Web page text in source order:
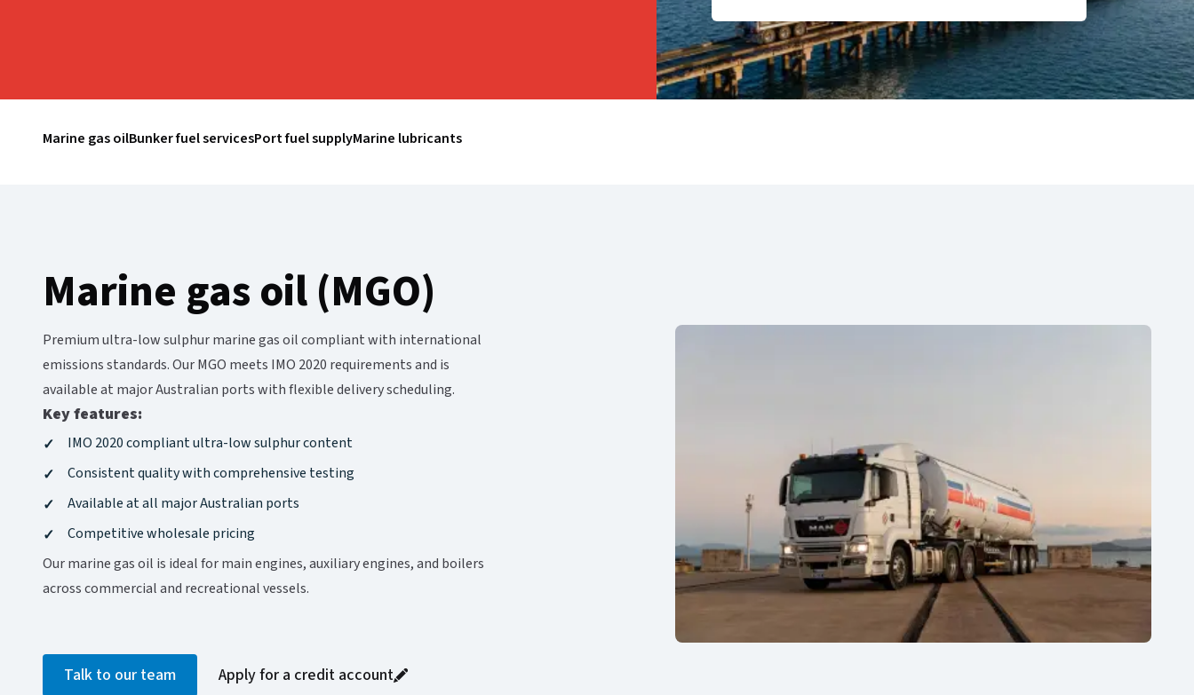
Marine gas oil​​​​‌ ‍ ​‍​‍‌‍ ‌ ​‍‌‍‍‌‌‍‌ ‌‍‍‌‌‍ ‍​‍​‍​ ‍‍​‍​‍‌ ​ ‌‍​‌‌‍ ‍‌‍‍‌‌ ‌​‌ ‍‌​‍ ‍‌‍‍‌‌‍ ​‍​‍​‍ ​​‍​‍‌‍‍​‌ ​‍‌‍‌‌‌‍‌‍​‍​‍​ ‍‍​‍​‍‌‍‍​‌ ‌​‌ ‌​‌ ​​‌ ​ ​ ‍‍​‍ ​‍ ‌‍ ​‌‍‍‌‌‍​‍‌‍‌‌‌ ​‍‌ ‌​‌ ‍‌​‍ ‌‌ ​ ‌ ‌​‌ ‌‌‌‍‌​‌‍‍‌‌‍ ​‍ ‍‌ ‌‍‌‍‌‌‌ ​‍‌‍​ ‌‍‌‌‌‍ ​​‍ ‍‌‍​‌‌ ​​‌ ​​​‍ ‌‍‍‌‌‍ ‍‌ ‌​‌‍‌‌‌‍ ‍‌ ‌​​‍ ‌‍‌‌‌‍‌​‌‍‍‌‌ ‌​​‍ ‌‍ ‌‌‍ ‌‍‌​‌‍‌‌​ ‌‌ ​​‌ ​‍‌‍‌‌‌ ​ ‌‍‌‌‌‍ ‍‌ ‌​‌‍​‌‌ ‌​‌‍‍‌‌‍ ‌‍ ‍​ ‍ ‌‍‍‌‌‍‌​​ ‌‌‍‌​‌‍​ ​ ‌​​ ‌​​ ‍‌​ ‌ ​ ​‍​ ​‍​‍ ‌​ ​ ​ ‌ ​ ​ ​ ​​​‍ ‌​ ‌​‌‍‌​‌‍‌‌‌‍​ ​‍ ‌‌‍​‍​ ​‌​ ​ ‌‍‌​​‍ ‌‌‍‌‍‌‍​‌​ ​ ‌‍‌‍​ ​‌‌‍​‍‌‍​‌‌‍​ ​ ‍​​ ‌ ‌‍​ ​ ​‍​ ‍ ‌ ‌​‌ ‍‌‌ ​​‌‍‌‌​ ‌‌ ​​‌‍​‌‌‍‌ ‌‍‌‌​ ‍ ‌ ​​‌‍​‌‌ ‌​‌‍‍​​ ‌‌ ​​‌‍​‌‌‍‌ ‌‍‌‌‌​​‍‌ ‌‌‌‍‍‌‌‍ ​‌‍‌​‌‍‌‌‌ ​‍​‍‌‌​ ‌‌‌​​‍‌‌ ‌‍‍ ‌‍‌‌‌ ‍‌​‍‌‌​ ​ ‌​‌​​‍‌‌​ ​ ‌​‌​​‍‌‌​ ​‍​ ​‍​ ​ ‌‍​‍​ ​​​ ‍‌​ ‍​‌‍‌‍​ ​‍​ ‍‌‌‍​ ​ ‌ ​ ​‍‌‍​ ​‍‌‌​ ​‍​ ​‍​‍‌‌​ ‌‌‌​‌​​‍ ‍‌‍​‌‌‍ ‍‌‍​ ‌‍‍​‌‍ ‌ ​‍‌ ​ ​‍‌‌​ ‌‌‌​​‍‌‌ ‌‍‍ ‌‍‌‌‌ ‍‌​‍‌‌​ ​ ‌​‌​​‍‌‌​ ​ ‌​‌​​‍‌‌​ ​‍​ ​‍​ ‌‍​ ​​‌‍​‍‌‍​‌‌‍‌​​ ‌‌​ ‍‌​ ‌ ​ ‌‌‌‍‌​​ ‌‍​ ‍‌​‍‌‌​ ​‍​ ​‍​‍‌‌​ ‌‌‌​‌​​‍ ‍‌ ‌​‌‍‍‌‌ ‌​‌‍ ​‌‍‌‌​ ‌‍​‍‌‍​‌‌ ​ ‌‍‌‌‌‌‌‌‌ ​‍‌‍ ​​ ‌‌‍‍​‌ ‌​‌ ‌​‌ ​​‌ ​ ​‍‌‌​ ​ ‌​​‌​‍‌‌​ ​‍‌​‌‍​‍‌‌​ ​‍‌​‌‍‌‍ ​‌‍‍‌‌‍​‍‌‍‌‌‌ ​‍‌ ‌​‌ ‍‌​‍ ‌‌ ​ ‌ ‌​‌ ‌‌‌‍‌​‌‍‍‌‌‍ ​‍ ‍‌ ‌‍‌‍‌‌‌ ​‍‌‍​ ‌‍‌‌‌‍ ​​‍ ‍‌‍​‌‌ ​​‌ ​​​‍‌‍‌‍‍‌‌‍‌​​ ‌‌‍‌​‌‍​ ​ ‌​​ ‌​​ ‍‌​ ‌ ​ ​‍​ ​‍​‍ ‌​ ​ ​ ‌ ​ ​ ​ ​​​‍ ‌​ ‌​‌‍‌​‌‍‌‌‌‍​ ​‍ ‌‌‍​‍​ ​‌​ ​ ‌‍‌​​‍ ‌‌‍‌‍‌‍​‌​ ​ ‌‍‌‍​ ​‌‌‍​‍‌‍​‌‌‍​ ​ ‍​​ ‌ ‌‍​ ​ ​‍​‍‌‍‌ ‌​‌ ‍‌‌ ​​‌‍‌‌​ ‌‌ ​​‌‍​‌‌‍‌ ‌‍‌‌​‍‌‍‌ ​​‌‍​‌‌ ‌​‌‍‍​​ ‌‌ ​​‌‍​‌‌‍‌ ‌‍‌‌‌​​‍‌ ‌‌‌‍‍‌‌‍ ​‌‍‌​‌‍‌‌‌ ​‍​‍‌‌​ ‌‌‌​​‍‌‌ ‌‍‍ ‌‍‌‌‌ ‍‌​‍‌‌​ ​ ‌​‌​​‍‌‌​ ​ ‌​‌​​‍‌‌​ ​‍​ ​‍​ ​ ‌‍​‍​ ​​​ ‍‌​ ‍​‌‍‌‍​ ​‍​ ‍‌‌‍​ ​ ‌ ​ ​‍‌‍​ ​‍‌‌​ ​‍​ ​‍​‍‌‌​ ‌‌‌​‌​​‍ ‍‌‍​‌‌‍ ‍‌‍​ ‌‍‍​‌‍ ‌ ​‍‌ ​ ​‍‌‌​ ‌‌‌​​‍‌‌ ‌‍‍ ‌‍‌‌‌ ‍‌​‍‌‌​ ​ ‌​‌​​‍‌‌​ ​ ‌​‌​​‍‌‌​ ​‍​ ​‍​ ‌‍​ ​​‌‍​‍‌‍​‌‌‍‌​​ ‌‌​ ‍‌​ ‌ ​ ‌‌‌‍‌​​ ‌‍​ ‍‌​‍‌‌​ ​‍​ ​‍​‍‌‌​ ‌‌‌​‌​​‍ ‍‌ ‌​‌‍‍‌‌ ‌​‌‍ ​‌‍‌‌​‍‌‍‌ ​​‌‍‌‌‌ ​‍‌ ​ ‌ ​​‌‍‌‌‌‍​ ‌ ‌​‌‍‍‌‌ ‌‍‌‍‌‌​ ‌‌ ​​‌ ‌‌‌‍​‍‌‍ ​‌‍‍‌‌ ​ ‌‍‍​‌‍‌‌‌‍‌​​‍​‍‌ ‌Bunker fuel services​​​​‌ ‍ ​‍​‍‌‍ ‌ ​‍‌‍‍‌‌‍‌ ‌‍‍‌‌‍ ‍​‍​‍​ ‍‍​‍​‍‌ ​ ‌‍​‌‌‍ ‍‌‍‍‌‌ ‌​‌ ‍‌​‍ ‍‌‍‍‌‌‍ ​‍​‍​‍ ​​‍​‍‌‍‍​‌ ​‍‌‍‌‌‌‍‌‍​‍​‍​ ‍‍​‍​‍‌‍‍​‌ ‌​‌ ‌​‌ ​​‌ ​ ​ ‍‍​‍ ​‍ ‌‍ ​‌‍‍‌‌‍​‍‌‍‌‌‌ ​‍‌ ‌​‌ ‍‌​‍ ‌‌ ​ ‌ ‌​‌ ‌‌‌‍‌​‌‍‍‌‌‍ ​‍ ‍‌ ‌‍‌‍‌‌‌ ​‍‌‍​ ‌‍‌‌‌‍ ​​‍ ‍‌‍​‌‌ ​​‌ ​​​‍ ‌‍‍‌‌‍ ‍‌ ‌​‌‍‌‌‌‍ ‍‌ ‌​​‍ ‌‍‌‌‌‍‌​‌‍‍‌‌ ‌​​‍ ‌‍ ‌‌‍ ‌‍‌​‌‍‌‌​ ‌‌ ​​‌ ​‍‌‍‌‌‌ ​ ‌‍‌‌‌‍ ‍‌ ‌​‌‍​‌‌ ‌​‌‍‍‌‌‍ ‌‍ ‍​ ‍ ‌‍‍‌‌‍‌​​ ‌‌‍‌​‌‍​ ​ ‌​​ ‌​​ ‍‌​ ‌ ​ ​‍​ ​‍​‍ ‌​ ​ ​ ‌ ​ ​ ​ ​​​‍ ‌​ ‌​‌‍‌​‌‍‌‌‌‍​ ​‍ ‌‌‍​‍​ ​‌​ ​ ‌‍‌​​‍ ‌‌‍‌‍‌‍​‌​ ​ ‌‍‌‍​ ​‌‌‍​‍‌‍​‌‌‍​ ​ ‍​​ ‌ ‌‍​ ​ ​‍​ ‍ ‌ ‌​‌ ‍‌‌ ​​‌‍‌‌​ ‌‌ ​​‌‍​‌‌‍‌ ‌‍‌‌​ ‍ ‌ ​​‌‍​‌‌ ‌​‌‍‍​​ ‌‌ ​​‌‍​‌‌‍‌ ‌‍‌‌‌​​‍‌ ‌‌‌‍‍‌‌‍ ​‌‍‌​‌‍‌‌‌ ​‍​‍‌‌​ ‌‌‌​​‍‌‌ ‌‍‍ ‌‍‌‌‌ ‍‌​‍‌‌​ ​ ‌​‌​​‍‌‌​ ​ ‌​‌​​‍‌‌​ ​‍​ ​‍​ ​ ‌‍​‍​ ​​​ ‍‌​ ‍​‌‍‌‍​ ​‍​ ‍‌‌‍​ ​ ‌ ​ ​‍‌‍​ ​‍‌‌​ ​‍​ ​‍​‍‌‌​ ‌‌‌​‌​​‍ ‍‌‍​‌‌‍ ‍‌‍​ ‌‍‍​‌‍ ‌ ​‍‌ ​ ​‍‌‌​ ‌‌‌​​‍‌‌ ‌‍‍ ‌‍‌‌‌ ‍‌​‍‌‌​ ​ ‌​‌​​‍‌‌​ ​ ‌​‌​​‍‌‌​ ​‍​ ​‍‌‍​‍​ ​‌‌‍‌‌​ ​​​ ‌​​ ‌ ​ ‌​‌‍​‍​ ‌‍​ ‍‌‌‍‌​​ ‌‍​‍‌‌​ ​‍​ ​‍​‍‌‌​ ‌‌‌​‌​​‍ ‍‌ ‌​‌‍‍‌‌ ‌​‌‍ ​‌‍‌‌​ ‌‍​‍‌‍​‌‌ ​ ‌‍‌‌‌‌‌‌‌ ​‍‌‍ ​​ ‌‌‍‍​‌ ‌​‌ ‌​‌ ​​‌ ​ ​‍‌‌​ ​ ‌​​‌​‍‌‌​ ​‍‌​‌‍​‍‌‌​ ​‍‌​‌‍‌‍ ​‌‍‍‌‌‍​‍‌‍‌‌‌ ​‍‌ ‌​‌ ‍‌​‍ ‌‌ ​ ‌ ‌​‌ ‌‌‌‍‌​‌‍‍‌‌‍ ​‍ ‍‌ ‌‍‌‍‌‌‌ ​‍‌‍​ ‌‍‌‌‌‍ ​​‍ ‍‌‍​‌‌ ​​‌ ​​​‍‌‍‌‍‍‌‌‍‌​​ ‌‌‍‌​‌‍​ ​ ‌​​ ‌​​ ‍‌​ ‌ ​ ​‍​ ​‍​‍ ‌​ ​ ​ ‌ ​ ​ ​ ​​​‍ ‌​ ‌​‌‍‌​‌‍‌‌‌‍​ ​‍ ‌‌‍​‍​ ​‌​ ​ ‌‍‌​​‍ ‌‌‍‌‍‌‍​‌​ ​ ‌‍‌‍​ ​‌‌‍​‍‌‍​‌‌‍​ ​ ‍​​ ‌ ‌‍​ ​ ​‍​‍‌‍‌ ‌​‌ ‍‌‌ ​​‌‍‌‌​ ‌‌ ​​‌‍​‌‌‍‌ ‌‍‌‌​‍‌‍‌ ​​‌‍​‌‌ ‌​‌‍‍​​ ‌‌ ​​‌‍​‌‌‍‌ ‌‍‌‌‌​​‍‌ ‌‌‌‍‍‌‌‍ ​‌‍‌​‌‍‌‌‌ ​‍​‍‌‌​ ‌‌‌​​‍‌‌ ‌‍‍ ‌‍‌‌‌ ‍‌​‍‌‌​ ​ ‌​‌​​‍‌‌​ ​ ‌​‌​​‍‌‌​ ​‍​ ​‍​ ​ ‌‍​‍​ ​​​ ‍‌​ ‍​‌‍‌‍​ ​‍​ ‍‌‌‍​ ​ ‌ ​ ​‍‌‍​ ​‍‌‌​ ​‍​ ​‍​‍‌‌​ ‌‌‌​‌​​‍ ‍‌‍​‌‌‍ ‍‌‍​ ‌‍‍​‌‍ ‌ ​‍‌ ​ ​‍‌‌​ ‌‌‌​​‍‌‌ ‌‍‍ ‌‍‌‌‌ ‍‌​‍‌‌​ ​ ‌​‌​​‍‌‌​ ​ ‌​‌​​‍‌‌​ ​‍​ ​‍‌‍​‍​ ​‌‌‍‌‌​ ​​​ ‌​​ ‌ ​ ‌​‌‍​‍​ ‌‍​ ‍‌‌‍‌​​ ‌‍​‍‌‌​ ​‍​ ​‍​‍‌‌​ ‌‌‌​‌​​‍ ‍‌ ‌​‌‍‍‌‌ ‌​‌‍ ​‌‍‌‌​‍‌‍‌ ​​‌‍‌‌‌ ​‍‌ ​ ‌ ​​‌‍‌‌‌‍​ ‌ ‌​‌‍‍‌‌ ‌‍‌‍‌‌​ ‌‌ ​​‌ ‌‌‌‍​‍‌‍ ​‌‍‍‌‌ ​ ‌‍‍​‌‍‌‌‌‍‌​​‍​‍‌ ‌Port fuel supply​​​​‌ ‍ ​‍​‍‌‍ ‌ ​‍‌‍‍‌‌‍‌ ‌‍‍‌‌‍ ‍​‍​‍​ ‍‍​‍​‍‌ ​ ‌‍​‌‌‍ ‍‌‍‍‌‌ ‌​‌ ‍‌​‍ ‍‌‍‍‌‌‍ ​‍​‍​‍ ​​‍​‍‌‍‍​‌ ​‍‌‍‌‌‌‍‌‍​‍​‍​ ‍‍​‍​‍‌‍‍​‌ ‌​‌ ‌​‌ ​​‌ ​ ​ ‍‍​‍ ​‍ ‌‍ ​‌‍‍‌‌‍​‍‌‍‌‌‌ ​‍‌ ‌​‌ ‍‌​‍ ‌‌ ​ ‌ ‌​‌ ‌‌‌‍‌​‌‍‍‌‌‍ ​‍ ‍‌ ‌‍‌‍‌‌‌ ​‍‌‍​ ‌‍‌‌‌‍ ​​‍ ‍‌‍​‌‌ ​​‌ ​​​‍ ‌‍‍‌‌‍ ‍‌ ‌​‌‍‌‌‌‍ ‍‌ ‌​​‍ ‌‍‌‌‌‍‌​‌‍‍‌‌ ‌​​‍ ‌‍ ‌‌‍ ‌‍‌​‌‍‌‌​ ‌‌ ​​‌ ​‍‌‍‌‌‌ ​ ‌‍‌‌‌‍ ‍‌ ‌​‌‍​‌‌ ‌​‌‍‍‌‌‍ ‌‍ ‍​ ‍ ‌‍‍‌‌‍‌​​ ‌‌‍‌​‌‍​ ​ ‌​​ ‌​​ ‍‌​ ‌ ​ ​‍​ ​‍​‍ ‌​ ​ ​ ‌ ​ ​ ​ ​​​‍ ‌​ ‌​‌‍‌​‌‍‌‌‌‍​ ​‍ ‌‌‍​‍​ ​‌​ ​ ‌‍‌​​‍ ‌‌‍‌‍‌‍​‌​ ​ ‌‍‌‍​ ​‌‌‍​‍‌‍​‌‌‍​ ​ ‍​​ ‌ ‌‍​ ​ ​‍​ ‍ ‌ ‌​‌ ‍‌‌ ​​‌‍‌‌​ ‌‌ ​​‌‍​‌‌‍‌ ‌‍‌‌​ ‍ ‌ ​​‌‍​‌‌ ‌​‌‍‍​​ ‌‌ ​​‌‍​‌‌‍‌ ‌‍‌‌‌​​‍‌ ‌‌‌‍‍‌‌‍ ​‌‍‌​‌‍‌‌‌ ​‍​‍‌‌​ ‌‌‌​​‍‌‌ ‌‍‍ ‌‍‌‌‌ ‍‌​‍‌‌​ ​ ‌​‌​​‍‌‌​ ​ ‌​‌​​‍‌‌​ ​‍​ ​‍​ ​ ‌‍​‍​ ​​​ ‍‌​ ‍​‌‍‌‍​ ​‍​ ‍‌‌‍​ ​ ‌ ​ ​‍‌‍​ ​‍‌‌​ ​‍​ ​‍​‍‌‌​ ‌‌‌​‌​​‍ ‍‌‍​‌‌‍ ‍‌‍​ ‌‍‍​‌‍ ‌ ​‍‌ ​ ​‍‌‌​ ‌‌‌​​‍‌‌ ‌‍‍ ‌‍‌‌‌ ‍‌​‍‌‌​ ​ ‌​‌​​‍‌‌​ ​ ‌​‌​​‍‌‌​ ​‍​ ​‍‌‍‌‌​ ‍‌‌‍​‌​ ‌ ​ ​ ‌‍‌‌​ ‍‌​ ​‌​ ‍​‌‍‌​​ ​ ​ ‌‌​‍‌‌​ ​‍​ ​‍​‍‌‌​ ‌‌‌​‌​​‍ ‍‌ ‌​‌‍‍‌‌ ‌​‌‍ ​‌‍‌‌​ ‌‍​‍‌‍​‌‌ ​ ‌‍‌‌‌‌‌‌‌ ​‍‌‍ ​​ ‌‌‍‍​‌ ‌​‌ ‌​‌ ​​‌ ​ ​‍‌‌​ ​ ‌​​‌​‍‌‌​ ​‍‌​‌‍​‍‌‌​ ​‍‌​‌‍‌‍ ​‌‍‍‌‌‍​‍‌‍‌‌‌ ​‍‌ ‌​‌ ‍‌​‍ ‌‌ ​ ‌ ‌​‌ ‌‌‌‍‌​‌‍‍‌‌‍ ​‍ ‍‌ ‌‍‌‍‌‌‌ ​‍‌‍​ ‌‍‌‌‌‍ ​​‍ ‍‌‍​‌‌ ​​‌ ​​​‍‌‍‌‍‍‌‌‍‌​​ ‌‌‍‌​‌‍​ ​ ‌​​ ‌​​ ‍‌​ ‌ ​ ​‍​ ​‍​‍ ‌​ ​ ​ ‌ ​ ​ ​ ​​​‍ ‌​ ‌​‌‍‌​‌‍‌‌‌‍​ ​‍ ‌‌‍​‍​ ​‌​ ​ ‌‍‌​​‍ ‌‌‍‌‍‌‍​‌​ ​ ‌‍‌‍​ ​‌‌‍​‍‌‍​‌‌‍​ ​ ‍​​ ‌ ‌‍​ ​ ​‍​‍‌‍‌ ‌​‌ ‍‌‌ ​​‌‍‌‌​ ‌‌ ​​‌‍​‌‌‍‌ ‌‍‌‌​‍‌‍‌ ​​‌‍​‌‌ ‌​‌‍‍​​ ‌‌ ​​‌‍​‌‌‍‌ ‌‍‌‌‌​​‍‌ ‌‌‌‍‍‌‌‍ ​‌‍‌​‌‍‌‌‌ ​‍​‍‌‌​ ‌‌‌​​‍‌‌ ‌‍‍ ‌‍‌‌‌ ‍‌​‍‌‌​ ​ ‌​‌​​‍‌‌​ ​ ‌​‌​​‍‌‌​ ​‍​ ​‍​ ​ ‌‍​‍​ ​​​ ‍‌​ ‍​‌‍‌‍​ ​‍​ ‍‌‌‍​ ​ ‌ ​ ​‍‌‍​ ​‍‌‌​ ​‍​ ​‍​‍‌‌​ ‌‌‌​‌​​‍ ‍‌‍​‌‌‍ ‍‌‍​ ‌‍‍​‌‍ ‌ ​‍‌ ​ ​‍‌‌​ ‌‌‌​​‍‌‌ ‌‍‍ ‌‍‌‌‌ ‍‌​‍‌‌​ ​ ‌​‌​​‍‌‌​ ​ ‌​‌​​‍‌‌​ ​‍​ ​‍‌‍‌‌​ ‍‌‌‍​‌​ ‌ ​ ​ ‌‍‌‌​ ‍‌​ ​‌​ ‍​‌‍‌​​ ​ ​ ‌‌​‍‌‌​ ​‍​ ​‍​‍‌‌​ ‌‌‌​‌​​‍ ‍‌ ‌​‌‍‍‌‌ ‌​‌‍ ​‌‍‌‌​‍‌‍‌ ​​‌‍‌‌‌ ​‍‌ ​ ‌ ​​‌‍‌‌‌‍​ ‌ ‌​‌‍‍‌‌ ‌‍‌‍‌‌​ ‌‌ ​​‌ ‌‌‌‍​‍‌‍ ​‌‍‍‌‌ ​ ‌‍‍​‌‍‌‌‌‍‌​​‍​‍‌ ‌Marine lubricants​​​​‌ ‍ ​‍​‍‌‍ ‌ ​‍‌‍‍‌‌‍‌ ‌‍‍‌‌‍ ‍​‍​‍​ ‍‍​‍​‍‌ ​ ‌‍​‌‌‍ ‍‌‍‍‌‌ ‌​‌ ‍‌​‍ ‍‌‍‍‌‌‍ ​‍​‍​‍ ​​‍​‍‌‍‍​‌ ​‍‌‍‌‌‌‍‌‍​‍​‍​ ‍‍​‍​‍‌‍‍​‌ ‌​‌ ‌​‌ ​​‌ ​ ​ ‍‍​‍ ​‍ ‌‍ ​‌‍‍‌‌‍​‍‌‍‌‌‌ ​‍‌ ‌​‌ ‍‌​‍ ‌‌ ​ ‌ ‌​‌ ‌‌‌‍‌​‌‍‍‌‌‍ ​‍ ‍‌ ‌‍‌‍‌‌‌ ​‍‌‍​ ‌‍‌‌‌‍ ​​‍ ‍‌‍​‌‌ ​​‌ ​​​‍ ‌‍‍‌‌‍ ‍‌ ‌​‌‍‌‌‌‍ ‍‌ ‌​​‍ ‌‍‌‌‌‍‌​‌‍‍‌‌ ‌​​‍ ‌‍ ‌‌‍ ‌‍‌​‌‍‌‌​ ‌‌ ​​‌ ​‍‌‍‌‌‌ ​ ‌‍‌‌‌‍ ‍‌ ‌​‌‍​‌‌ ‌​‌‍‍‌‌‍ ‌‍ ‍​ ‍ ‌‍‍‌‌‍‌​​ ‌‌‍‌​‌‍​ ​ ‌​​ ‌​​ ‍‌​ ‌ ​ ​‍​ ​‍​‍ ‌​ ​ ​ ‌ ​ ​ ​ ​​​‍ ‌​ ‌​‌‍‌​‌‍‌‌‌‍​ ​‍ ‌‌‍​‍​ ​‌​ ​ ‌‍‌​​‍ ‌‌‍‌‍‌‍​‌​ ​ ‌‍‌‍​ ​‌‌‍​‍‌‍​‌‌‍​ ​ ‍​​ ‌ ‌‍​ ​ ​‍​ ‍ ‌ ‌​‌ ‍‌‌ ​​‌‍‌‌​ ‌‌ ​​‌‍​‌‌‍‌ ‌‍‌‌​ ‍ ‌ ​​‌‍​‌‌ ‌​‌‍‍​​ ‌‌ ​​‌‍​‌‌‍‌ ‌‍‌‌‌​​‍‌ ‌‌‌‍‍‌‌‍ ​‌‍‌​‌‍‌‌‌ ​‍​‍‌‌​ ‌‌‌​​‍‌‌ ‌‍‍ ‌‍‌‌‌ ‍‌​‍‌‌​ ​ ‌​‌​​‍‌‌​ ​ ‌​‌​​‍‌‌​ ​‍​ ​‍​ ​ ‌‍​‍​ ​​​ ‍‌​ ‍​‌‍‌‍​ ​‍​ ‍‌‌‍​ ​ ‌ ​ ​‍‌‍​ ​‍‌‌​ ​‍​ ​‍​‍‌‌​ ‌‌‌​‌​​‍ ‍‌‍​‌‌‍ ‍‌‍​ ‌‍‍​‌‍ ‌ ​‍‌ ​ ​‍‌‌​ ‌‌‌​​‍‌‌ ‌‍‍ ‌‍‌‌‌ ‍‌​‍‌‌​ ​ ‌​‌​​‍‌‌​ ​ ‌​‌​​‍‌‌​ ​‍​ ​‍‌‍​‌‌‍​‌​ ​​‌‍​‌​ ‍​‌‍‌‍‌‍‌‍‌‍‌‌​ ‌‍‌‍‌‌​ ‌‌‌‍‌​​‍‌‌​ ​‍​ ​‍​‍‌‌​ ‌‌‌​‌​​‍ ‍‌ ‌​‌‍‍‌‌ ‌​‌‍ ​‌‍‌‌​ ‌‍​‍‌‍​‌‌ ​ ‌‍‌‌‌‌‌‌‌ ​‍‌‍ ​​ ‌‌‍‍​‌ ‌​‌ ‌​‌ ​​‌ ​ ​‍‌‌​ ​ ‌​​‌​‍‌‌​ ​‍‌​‌‍​‍‌‌​ ​‍‌​‌‍‌‍ ​‌‍‍‌‌‍​‍‌‍‌‌‌ ​‍‌ ‌​‌ ‍‌​‍ ‌‌ ​ ‌ ‌​‌ ‌‌‌‍‌​‌‍‍‌‌‍ ​‍ ‍‌ ‌‍‌‍‌‌‌ ​‍‌‍​ ‌‍‌‌‌‍ ​​‍ ‍‌‍​‌‌ ​​‌ ​​​‍‌‍‌‍‍‌‌‍‌​​ ‌‌‍‌​‌‍​ ​ ‌​​ ‌​​ ‍‌​ ‌ ​ ​‍​ ​‍​‍ ‌​ ​ ​ ‌ ​ ​ ​ ​​​‍ ‌​ ‌​‌‍‌​‌‍‌‌‌‍​ ​‍ ‌‌‍​‍​ ​‌​ ​ ‌‍‌​​‍ ‌‌‍‌‍‌‍​‌​ ​ ‌‍‌‍​ ​‌‌‍​‍‌‍​‌‌‍​ ​ ‍​​ ‌ ‌‍​ ​ ​‍​‍‌‍‌ ‌​‌ ‍‌‌ ​​‌‍‌‌​ ‌‌ ​​‌‍​‌‌‍‌ ‌‍‌‌​‍‌‍‌ ​​‌‍​‌‌ ‌​‌‍‍​​ ‌‌ ​​‌‍​‌‌‍‌ ‌‍‌‌‌​​‍‌ ‌‌‌‍‍‌‌‍ ​‌‍‌​‌‍‌‌‌ ​‍​‍‌‌​ ‌‌‌​​‍‌‌ ‌‍‍ ‌‍‌‌‌ ‍‌​‍‌‌​ ​ ‌​‌​​‍‌‌​ ​ ‌​‌​​‍‌‌​ ​‍​ ​‍​ ​ ‌‍​‍​ ​​​ ‍‌​ ‍​‌‍‌‍​ ​‍​ ‍‌‌‍​ ​ ‌ ​ ​‍‌‍​ ​‍‌‌​ ​‍​ ​‍​‍‌‌​ ‌‌‌​‌​​‍ ‍‌‍​‌‌‍ ‍‌‍​ ‌‍‍​‌‍ ‌ ​‍‌ ​ ​‍‌‌​ ‌‌‌​​‍‌‌ ‌‍‍ ‌‍‌‌‌ ‍‌​‍‌‌​ ​ ‌​‌​​‍‌‌​ ​ ‌​‌​​‍‌‌​ ​‍​ ​‍‌‍​‌‌‍​‌​ ​​‌‍​‌​ ‍​‌‍‌‍‌‍‌‍‌‍‌‌​ ‌‍‌‍‌‌​ ‌‌‌‍‌​​‍‌‌​ ​‍​ ​‍​‍‌‌​ ‌‌‌​‌​​‍ ‍‌ ‌​‌‍‍‌‌ ‌​‌‍ ​‌‍‌‌​‍‌‍‌ ​​‌‍‌‌‌ ​‍‌ ​ ‌ ​​‌‍‌‌‌‍​ ‌ ‌​‌‍‍‌‌ ‌‍‌‍‌‌​ ‌‌ ​​‌ ‌‌‌‍​‍‌‍ ​‌‍‍‌‌ ​ ‌‍‍​‌‍‌‌‌‍‌​​‍​‍‌ ‌
Marine gas oil (MGO)​​​​‌ ‍ ​‍​‍‌‍ ‌ ​‍‌‍‍‌‌‍‌ ‌‍‍‌‌‍ ‍​‍​‍​ ‍‍​‍​‍‌ ​ ‌‍​‌‌‍ ‍‌‍‍‌‌ ‌​‌ ‍‌​‍ ‍‌‍‍‌‌‍ ​‍​‍​‍ ​​‍​‍‌‍‍​‌ ​‍‌‍‌‌‌‍‌‍​‍​‍​ ‍‍​‍​‍‌‍‍​‌ ‌​‌ ‌​‌ ​​‌ ​ ​ ‍‍​‍ ​‍ ‌‍ ​‌‍‍‌‌‍​‍‌‍‌‌‌ ​‍‌ ‌​‌ ‍‌​‍ ‌‌ ​ ‌ ‌​‌ ‌‌‌‍‌​‌‍‍‌‌‍ ​‍ ‍‌ ‌‍‌‍‌‌‌ ​‍‌‍​ ‌‍‌‌‌‍ ​​‍ ‍‌‍​‌‌ ​​‌ ​​​‍ ‌‍‍‌‌‍ ‍‌ ‌​‌‍‌‌‌‍ ‍‌ ‌​​‍ ‌‍‌‌‌‍‌​‌‍‍‌‌ ‌​​‍ ‌‍ ‌‌‍ ‌‍‌​‌‍‌‌​ ‌‌ ​​‌ ​‍‌‍‌‌‌ ​ ‌‍‌‌‌‍ ‍‌ ‌​‌‍​‌‌ ‌​‌‍‍‌‌‍ ‌‍ ‍​ ‍ ‌‍‍‌‌‍‌​​ ‌‌‍‌​‌‍​ ​ ‌​​ ‌​​ ‍‌​ ‌ ​ ​‍​ ​‍​‍ ‌​ ​ ​ ‌ ​ ​ ​ ​​​‍ ‌​ ‌​‌‍‌​‌‍‌‌‌‍​ ​‍ ‌‌‍​‍​ ​‌​ ​ ‌‍‌​​‍ ‌‌‍‌‍‌‍​‌​ ​ ‌‍‌‍​ ​‌‌‍​‍‌‍​‌‌‍​ ​ ‍​​ ‌ ‌‍​ ​ ​‍​ ‍ ‌ ‌​‌ ‍‌‌ ​​‌‍‌‌​ ‌‌ ​​‌‍​‌‌‍‌ ‌‍‌‌​ ‍ ‌ ​​‌‍​‌‌ ‌​‌‍‍​​ ‌‌ ​​‌‍​‌‌‍‌ ‌‍‌‌‌​​‍‌ ‌‌‌‍‍‌‌‍ ​‌‍‌​‌‍‌‌‌ ​‍​‍‌‌​ ‌‌‌​​‍‌‌ ‌‍‍ ‌‍‌‌‌ ‍‌​‍‌‌​ ​ ‌​‌​​‍‌‌​ ​ ‌​‌​​‍‌‌​ ​‍​ ​‍‌‍‌‌‌‍‌‍‌‍​‍‌‍‌‍​ ​ ‌‍‌​​ ​​​ ​ ​ ‌ ‌‍‌‌​ ​ ‌‍‌‍​‍‌‌​ ​‍​ ​‍​‍‌‌​ ‌‌‌​‌​​‍ ‍‌ ‌​‌‍‍‌‌ ‌​‌‍ ​‌‍‌‌​‍‌‌​ ‌‌‌​​‍‌‌ ‌‍‍ ‌‍‌‌‌ ‍‌​‍‌‌​ ​ ‌​‌​​‍‌‌​ ​ ‌​‌​​‍‌‌​ ​‍​ ​‍‌‍‌‍​ ‌​‌‍​ ‌‍‌‍​ ​ ​ ​ ​ ‌ ‌‍‌‌​ ​‌​ ‌ ‌‍‌‍​ ​​​‍‌‌​ ​‍​ ​‍​‍‌‌​ ‌‌‌​‌​​‍ ‍‌‍​ ‌‍‍​‌‍‍‌‌‍ ​‌‍‌​‌ ​‍‌‍‌‌‌‍ ‍​‍‌‌​ ‌‌‌​​‍‌‌ ‌‍‍ ‌‍‌‌‌ ‍‌​‍‌‌​ ​ ‌​‌​​‍‌‌​ ​ ‌​‌​​‍‌‌​ ​‍​ ​‍​ ‌‌​ ‍‌​ ​‌‌‍‌‍​ ​‌​ ‌ ​ ‌‍​ ‌‍‌‍​‍‌‍‌‍​ ‌​​ ‌‌​‍‌‌​ ​‍​ ​‍​‍‌‌​ ‌‌‌​‌​​‍ ‍‌ ‌​‌‍‌‌‌ ‍​‌ ‌​​ ‌‍​‍‌‍​‌‌ ​ ‌‍‌‌‌‌‌‌‌ ​‍‌‍ ​​ ‌‌‍‍​‌ ‌​‌ ‌​‌ ​​‌ ​ ​‍‌‌​ ​ ‌​​‌​‍‌‌​ ​‍‌​‌‍​‍‌‌​ ​‍‌​‌‍‌‍ ​‌‍‍‌‌‍​‍‌‍‌‌‌ ​‍‌ ‌​‌ ‍‌​‍ ‌‌ ​ ‌ ‌​‌ ‌‌‌‍‌​‌‍‍‌‌‍ ​‍ ‍‌ ‌‍‌‍‌‌‌ ​‍‌‍​ ‌‍‌‌‌‍ ​​‍ ‍‌‍​‌‌ ​​‌ ​​​‍‌‍‌‍‍‌‌‍‌​​ ‌‌‍‌​‌‍​ ​ ‌​​ ‌​​ ‍‌​ ‌ ​ ​‍​ ​‍​‍ ‌​ ​ ​ ‌ ​ ​ ​ ​​​‍ ‌​ ‌​‌‍‌​‌‍‌‌‌‍​ ​‍ ‌‌‍​‍​ ​‌​ ​ ‌‍‌​​‍ ‌‌‍‌‍‌‍​‌​ ​ ‌‍‌‍​ ​‌‌‍​‍‌‍​‌‌‍​ ​ ‍​​ ‌ ‌‍​ ​ ​‍​‍‌‍‌ ‌​‌ ‍‌‌ ​​‌‍‌‌​ ‌‌ ​​‌‍​‌‌‍‌ ‌‍‌‌​‍‌‍‌ ​​‌‍​‌‌ ‌​‌‍‍​​ ‌‌ ​​‌‍​‌‌‍‌ ‌‍‌‌‌​​‍‌ ‌‌‌‍‍‌‌‍ ​‌‍‌​‌‍‌‌‌ ​‍​‍‌‌​ ‌‌‌​​‍‌‌ ‌‍‍ ‌‍‌‌‌ ‍‌​‍‌‌​ ​ ‌​‌​​‍‌‌​ ​ ‌​‌​​‍‌‌​ ​‍​ ​‍‌‍‌‌‌‍‌‍‌‍​‍‌‍‌‍​ ​ ‌‍‌​​ ​​​ ​ ​ ‌ ‌‍‌‌​ ​ ‌‍‌‍​‍‌‌​ ​‍​ ​‍​‍‌‌​ ‌‌‌​‌​​‍ ‍‌ ‌​‌‍‍‌‌ ‌​‌‍ ​‌‍‌‌​‍‌‌​ ‌‌‌​​‍‌‌ ‌‍‍ ‌‍‌‌‌ ‍‌​‍‌‌​ ​ ‌​‌​​‍‌‌​ ​ ‌​‌​​‍‌‌​ ​‍​ ​‍‌‍‌‍​ ‌​‌‍​ ‌‍‌‍​ ​ ​ ​ ​ ‌ ‌‍‌‌​ ​‌​ ‌ ‌‍‌‍​ ​​​‍‌‌​ ​‍​ ​‍​‍‌‌​ ‌‌‌​‌​​‍ ‍‌‍​ ‌‍‍​‌‍‍‌‌‍ ​‌‍‌​‌ ​‍‌‍‌‌‌‍ ‍​‍‌‌​ ‌‌‌​​‍‌‌ ‌‍‍ ‌‍‌‌‌ ‍‌​‍‌‌​ ​ ‌​‌​​‍‌‌​ ​ ‌​‌​​‍‌‌​ ​‍​ ​‍​ ‌‌​ ‍‌​ ​‌‌‍‌‍​ ​‌​ ‌ ​ ‌‍​ ‌‍‌‍​‍‌‍‌‍​ ‌​​ ‌‌​‍‌‌​ ​‍​ ​‍​‍‌‌​ ‌‌‌​‌​​‍ ‍‌ ‌​‌‍‌‌‌ ‍​‌ ‌​​‍‌‍‌ ​​‌‍‌‌‌ ​‍‌ ​ ‌ ​​‌‍‌‌‌‍​ ‌ ‌​‌‍‍‌‌ ‌‍‌‍‌‌​ ‌‌ ​​‌ ‌‌‌‍​‍‌‍ ​‌‍‍‌‌ ​ ‌‍‍​‌‍‌‌‌‍‌​​‍​‍‌ ‌
Premium ultra-low sulphur marine gas oil compliant with international
emissions standards. Our MGO meets IMO 2020 requirements and is
available at major Australian ports with flexible delivery scheduling.​​​​‌ ‍ ​‍​‍‌‍ ‌ ​‍‌‍‍‌‌‍‌ ‌‍‍‌‌‍ ‍​‍​‍​ ‍‍​‍​‍‌ ​ ‌‍​‌‌‍ ‍‌‍‍‌‌ ‌​‌ ‍‌​‍ ‍‌‍‍‌‌‍ ​‍​‍​‍ ​​‍​‍‌‍‍​‌ ​‍‌‍‌‌‌‍‌‍​‍​‍​ ‍‍​‍​‍‌‍‍​‌ ‌​‌ ‌​‌ ​​‌ ​ ​ ‍‍​‍ ​‍ ‌‍ ​‌‍‍‌‌‍​‍‌‍‌‌‌ ​‍‌ ‌​‌ ‍‌​‍ ‌‌ ​ ‌ ‌​‌ ‌‌‌‍‌​‌‍‍‌‌‍ ​‍ ‍‌ ‌‍‌‍‌‌‌ ​‍‌‍​ ‌‍‌‌‌‍ ​​‍ ‍‌‍​‌‌ ​​‌ ​​​‍ ‌‍‍‌‌‍ ‍‌ ‌​‌‍‌‌‌‍ ‍‌ ‌​​‍ ‌‍‌‌‌‍‌​‌‍‍‌‌ ‌​​‍ ‌‍ ‌‌‍ ‌‍‌​‌‍‌‌​ ‌‌ ​​‌ ​‍‌‍‌‌‌ ​ ‌‍‌‌‌‍ ‍‌ ‌​‌‍​‌‌ ‌​‌‍‍‌‌‍ ‌‍ ‍​ ‍ ‌‍‍‌‌‍‌​​ ‌‌‍‌​‌‍​ ​ ‌​​ ‌​​ ‍‌​ ‌ ​ ​‍​ ​‍​‍ ‌​ ​ ​ ‌ ​ ​ ​ ​​​‍ ‌​ ‌​‌‍‌​‌‍‌‌‌‍​ ​‍ ‌‌‍​‍​ ​‌​ ​ ‌‍‌​​‍ ‌‌‍‌‍‌‍​‌​ ​ ‌‍‌‍​ ​‌‌‍​‍‌‍​‌‌‍​ ​ ‍​​ ‌ ‌‍​ ​ ​‍​ ‍ ‌ ‌​‌ ‍‌‌ ​​‌‍‌‌​ ‌‌ ​​‌‍​‌‌‍‌ ‌‍‌‌​ ‍ ‌ ​​‌‍​‌‌ ‌​‌‍‍​​ ‌‌ ​​‌‍​‌‌‍‌ ‌‍‌‌‌​​‍‌ ‌‌‌‍‍‌‌‍ ​‌‍‌​‌‍‌‌‌ ​‍​‍‌‌​ ‌‌‌​​‍‌‌ ‌‍‍ ‌‍‌‌‌ ‍‌​‍‌‌​ ​ ‌​‌​​‍‌‌​ ​ ‌​‌​​‍‌‌​ ​‍​ ​‍‌‍‌‌‌‍‌‍‌‍​‍‌‍‌‍​ ​ ‌‍‌​​ ​​​ ​ ​ ‌ ‌‍‌‌​ ​ ‌‍‌‍​‍‌‌​ ​‍​ ​‍​‍‌‌​ ‌‌‌​‌​​‍ ‍‌ ​‍‌‍‍‌‌‍​ ‌‍‍​‌‌‌​‌‍‌‌‌ ‍​‌ ‌​​‍‌‌​ ‌‌‌​​‍‌‌ ‌‍‍ ‌‍‌‌‌ ‍‌​‍‌‌​ ​ ‌​‌​​‍‌‌​ ​ ‌​‌​​‍‌‌​ ​‍​ ​‍​ ‍​‌‍‌‍​ ‌‍​ ‍‌​ ​‍‌‍​‌‌‍​‍​ ​ ​ ‍​​ ‍​​ ‌​‌‍​ ​‍‌‌​ ​‍​ ​‍​‍‌‌​ ‌‌‌​‌​​‍ ‍‌‍​ ‌‍‍​‌‍‍‌‌‍ ​‌‍‌​‌ ​‍‌‍‌‌‌‍ ‍​‍‌‌​ ‌‌‌​​‍‌‌ ‌‍‍ ‌‍‌‌‌ ‍‌​‍‌‌​ ​ ‌​‌​​‍‌‌​ ​ ‌​‌​​‍‌‌​ ​‍​ ​‍‌‍​ ​ ​‍​ ‌‌​ ‌ ‌‍​ ‌‍‌‌​ ‌‍​ ‍​‌‍‌‌​ ‌​​ ​‍‌‍​ ​‍‌‌​ ​‍​ ​‍​‍‌‌​ ‌‌‌​‌​​‍ ‍‌ ‌​‌‍‌‌‌ ‍​‌ ‌​​ ‌‍​‍‌‍​‌‌ ​ ‌‍‌‌‌‌‌‌‌ ​‍‌‍ ​​ ‌‌‍‍​‌ ‌​‌ ‌​‌ ​​‌ ​ ​‍‌‌​ ​ ‌​​‌​‍‌‌​ ​‍‌​‌‍​‍‌‌​ ​‍‌​‌‍‌‍ ​‌‍‍‌‌‍​‍‌‍‌‌‌ ​‍‌ ‌​‌ ‍‌​‍ ‌‌ ​ ‌ ‌​‌ ‌‌‌‍‌​‌‍‍‌‌‍ ​‍ ‍‌ ‌‍‌‍‌‌‌ ​‍‌‍​ ‌‍‌‌‌‍ ​​‍ ‍‌‍​‌‌ ​​‌ ​​​‍‌‍‌‍‍‌‌‍‌​​ ‌‌‍‌​‌‍​ ​ ‌​​ ‌​​ ‍‌​ ‌ ​ ​‍​ ​‍​‍ ‌​ ​ ​ ‌ ​ ​ ​ ​​​‍ ‌​ ‌​‌‍‌​‌‍‌‌‌‍​ ​‍ ‌‌‍​‍​ ​‌​ ​ ‌‍‌​​‍ ‌‌‍‌‍‌‍​‌​ ​ ‌‍‌‍​ ​‌‌‍​‍‌‍​‌‌‍​ ​ ‍​​ ‌ ‌‍​ ​ ​‍​‍‌‍‌ ‌​‌ ‍‌‌ ​​‌‍‌‌​ ‌‌ ​​‌‍​‌‌‍‌ ‌‍‌‌​‍‌‍‌ ​​‌‍​‌‌ ‌​‌‍‍​​ ‌‌ ​​‌‍​‌‌‍‌ ‌‍‌‌‌​​‍‌ ‌‌‌‍‍‌‌‍ ​‌‍‌​‌‍‌‌‌ ​‍​‍‌‌​ ‌‌‌​​‍‌‌ ‌‍‍ ‌‍‌‌‌ ‍‌​‍‌‌​ ​ ‌​‌​​‍‌‌​ ​ ‌​‌​​‍‌‌​ ​‍​ ​‍‌‍‌‌‌‍‌‍‌‍​‍‌‍‌‍​ ​ ‌‍‌​​ ​​​ ​ ​ ‌ ‌‍‌‌​ ​ ‌‍‌‍​‍‌‌​ ​‍​ ​‍​‍‌‌​ ‌‌‌​‌​​‍ ‍‌ ​‍‌‍‍‌‌‍​ ‌‍‍​‌‌‌​‌‍‌‌‌ ‍​‌ ‌​​‍‌‌​ ‌‌‌​​‍‌‌ ‌‍‍ ‌‍‌‌‌ ‍‌​‍‌‌​ ​ ‌​‌​​‍‌‌​ ​ ‌​‌​​‍‌‌​ ​‍​ ​‍​ ‍​‌‍‌‍​ ‌‍​ ‍‌​ ​‍‌‍​‌‌‍​‍​ ​ ​ ‍​​ ‍​​ ‌​‌‍​ ​‍‌‌​ ​‍​ ​‍​‍‌‌​ ‌‌‌​‌​​‍ ‍‌‍​ ‌‍‍​‌‍‍‌‌‍ ​‌‍‌​‌ ​‍‌‍‌‌‌‍ ‍​‍‌‌​ ‌‌‌​​‍‌‌ ‌‍‍ ‌‍‌‌‌ ‍‌​‍‌‌​ ​ ‌​‌​​‍‌‌​ ​ ‌​‌​​‍‌‌​ ​‍​ ​‍‌‍​ ​ ​‍​ ‌‌​ ‌ ‌‍​ ‌‍‌‌​ ‌‍​ ‍​‌‍‌‌​ ‌​​ ​‍‌‍​ ​‍‌‌​ ​‍​ ​‍​‍‌‌​ ‌‌‌​‌​​‍ ‍‌ ‌​‌‍‌‌‌ ‍​‌ ‌​​‍‌‍‌ ​​‌‍‌‌‌ ​‍‌ ​ ‌ ​​‌‍‌‌‌‍​ ‌ ‌​‌‍‍‌‌ ‌‍‌‍‌‌​ ‌‌ ​​‌ ‌‌‌‍​‍‌‍ ​‌‍‍‌‌ ​ ‌‍‍​‌‍‌‌‌‍‌​​‍​‍‌ ‌
Key features:​​​​‌ ‍ ​‍​‍‌‍ ‌ ​‍‌‍‍‌‌‍‌ ‌‍‍‌‌‍ ‍​‍​‍​ ‍‍​‍​‍‌ ​ ‌‍​‌‌‍ ‍‌‍‍‌‌ ‌​‌ ‍‌​‍ ‍‌‍‍‌‌‍ ​‍​‍​‍ ​​‍​‍‌‍‍​‌ ​‍‌‍‌‌‌‍‌‍​‍​‍​ ‍‍​‍​‍‌‍‍​‌ ‌​‌ ‌​‌ ​​‌ ​ ​ ‍‍​‍ ​‍ ‌‍ ​‌‍‍‌‌‍​‍‌‍‌‌‌ ​‍‌ ‌​‌ ‍‌​‍ ‌‌ ​ ‌ ‌​‌ ‌‌‌‍‌​‌‍‍‌‌‍ ​‍ ‍‌ ‌‍‌‍‌‌‌ ​‍‌‍​ ‌‍‌‌‌‍ ​​‍ ‍‌‍​‌‌ ​​‌ ​​​‍ ‌‍‍‌‌‍ ‍‌ ‌​‌‍‌‌‌‍ ‍‌ ‌​​‍ ‌‍‌‌‌‍‌​‌‍‍‌‌ ‌​​‍ ‌‍ ‌‌‍ ‌‍‌​‌‍‌‌​ ‌‌ ​​‌ ​‍‌‍‌‌‌ ​ ‌‍‌‌‌‍ ‍‌ ‌​‌‍​‌‌ ‌​‌‍‍‌‌‍ ‌‍ ‍​ ‍ ‌‍‍‌‌‍‌​​ ‌‌‍‌​‌‍​ ​ ‌​​ ‌​​ ‍‌​ ‌ ​ ​‍​ ​‍​‍ ‌​ ​ ​ ‌ ​ ​ ​ ​​​‍ ‌​ ‌​‌‍‌​‌‍‌‌‌‍​ ​‍ ‌‌‍​‍​ ​‌​ ​ ‌‍‌​​‍ ‌‌‍‌‍‌‍​‌​ ​ ‌‍‌‍​ ​‌‌‍​‍‌‍​‌‌‍​ ​ ‍​​ ‌ ‌‍​ ​ ​‍​ ‍ ‌ ‌​‌ ‍‌‌ ​​‌‍‌‌​ ‌‌ ​​‌‍​‌‌‍‌ ‌‍‌‌​ ‍ ‌ ​​‌‍​‌‌ ‌​‌‍‍​​ ‌‌ ​​‌‍​‌‌‍‌ ‌‍‌‌‌​​‍‌ ‌‌‌‍‍‌‌‍ ​‌‍‌​‌‍‌‌‌ ​‍​‍‌‌​ ‌‌‌​​‍‌‌ ‌‍‍ ‌‍‌‌‌ ‍‌​‍‌‌​ ​ ‌​‌​​‍‌‌​ ​ ‌​‌​​‍‌‌​ ​‍​ ​‍‌‍‌‌‌‍‌‍‌‍​‍‌‍‌‍​ ​ ‌‍‌​​ ​​​ ​ ​ ‌ ‌‍‌‌​ ​ ‌‍‌‍​‍‌‌​ ​‍​ ​‍​‍‌‌​ ‌‌‌​‌​​‍ ‍‌ ​‍‌‍‍‌‌‍​ ‌‍‍​‌‌‌​‌‍‌‌‌ ‍​‌ ‌​​‍‌‌​ ‌‌‌​​‍‌‌ ‌‍‍ ‌‍‌‌‌ ‍‌​‍‌‌​ ​ ‌​‌​​‍‌‌​ ​ ‌​‌​​‍‌‌​ ​‍​ ​‍‌‍‌‌‌‍‌‍‌‍‌​‌‍‌‌​ ‍‌​ ‍‌‌‍​‍‌‍​‍​ ​​‌‍​‍​ ‌​​ ‍‌​‍‌‌​ ​‍​ ​‍​‍‌‌​ ‌‌‌​‌​​‍ ‍‌‍​ ‌‍‍​‌‍‍‌‌‍ ​‌‍‌​‌ ​‍‌‍‌‌‌‍ ‍​‍‌‌​ ‌‌‌​​‍‌‌ ‌‍‍ ‌‍‌‌‌ ‍‌​‍‌‌​ ​ ‌​‌​​‍‌‌​ ​ ‌​‌​​‍‌‌​ ​‍​ ​‍​ ​ ​ ​‍​ ​‍​ ‌‌‌‍‌‌‌‍‌‍‌‍‌‌​ ‌​‌‍‌​​ ​‌​ ‌​​ ​‌​‍‌‌​ ​‍​ ​‍​‍‌‌​ ‌‌‌​‌​​‍ ‍‌ ‌​‌‍‌‌‌ ‍​‌ ‌​​ ‌‍​‍‌‍​‌‌ ​ ‌‍‌‌‌‌‌‌‌ ​‍‌‍ ​​ ‌‌‍‍​‌ ‌​‌ ‌​‌ ​​‌ ​ ​‍‌‌​ ​ ‌​​‌​‍‌‌​ ​‍‌​‌‍​‍‌‌​ ​‍‌​‌‍‌‍ ​‌‍‍‌‌‍​‍‌‍‌‌‌ ​‍‌ ‌​‌ ‍‌​‍ ‌‌ ​ ‌ ‌​‌ ‌‌‌‍‌​‌‍‍‌‌‍ ​‍ ‍‌ ‌‍‌‍‌‌‌ ​‍‌‍​ ‌‍‌‌‌‍ ​​‍ ‍‌‍​‌‌ ​​‌ ​​​‍‌‍‌‍‍‌‌‍‌​​ ‌‌‍‌​‌‍​ ​ ‌​​ ‌​​ ‍‌​ ‌ ​ ​‍​ ​‍​‍ ‌​ ​ ​ ‌ ​ ​ ​ ​​​‍ ‌​ ‌​‌‍‌​‌‍‌‌‌‍​ ​‍ ‌‌‍​‍​ ​‌​ ​ ‌‍‌​​‍ ‌‌‍‌‍‌‍​‌​ ​ ‌‍‌‍​ ​‌‌‍​‍‌‍​‌‌‍​ ​ ‍​​ ‌ ‌‍​ ​ ​‍​‍‌‍‌ ‌​‌ ‍‌‌ ​​‌‍‌‌​ ‌‌ ​​‌‍​‌‌‍‌ ‌‍‌‌​‍‌‍‌ ​​‌‍​‌‌ ‌​‌‍‍​​ ‌‌ ​​‌‍​‌‌‍‌ ‌‍‌‌‌​​‍‌ ‌‌‌‍‍‌‌‍ ​‌‍‌​‌‍‌‌‌ ​‍​‍‌‌​ ‌‌‌​​‍‌‌ ‌‍‍ ‌‍‌‌‌ ‍‌​‍‌‌​ ​ ‌​‌​​‍‌‌​ ​ ‌​‌​​‍‌‌​ ​‍​ ​‍‌‍‌‌‌‍‌‍‌‍​‍‌‍‌‍​ ​ ‌‍‌​​ ​​​ ​ ​ ‌ ‌‍‌‌​ ​ ‌‍‌‍​‍‌‌​ ​‍​ ​‍​‍‌‌​ ‌‌‌​‌​​‍ ‍‌ ​‍‌‍‍‌‌‍​ ‌‍‍​‌‌‌​‌‍‌‌‌ ‍​‌ ‌​​‍‌‌​ ‌‌‌​​‍‌‌ ‌‍‍ ‌‍‌‌‌ ‍‌​‍‌‌​ ​ ‌​‌​​‍‌‌​ ​ ‌​‌​​‍‌‌​ ​‍​ ​‍‌‍‌‌‌‍‌‍‌‍‌​‌‍‌‌​ ‍‌​ ‍‌‌‍​‍‌‍​‍​ ​​‌‍​‍​ ‌​​ ‍‌​‍‌‌​ ​‍​ ​‍​‍‌‌​ ‌‌‌​‌​​‍ ‍‌‍​ ‌‍‍​‌‍‍‌‌‍ ​‌‍‌​‌ ​‍‌‍‌‌‌‍ ‍​‍‌‌​ ‌‌‌​​‍‌‌ ‌‍‍ ‌‍‌‌‌ ‍‌​‍‌‌​ ​ ‌​‌​​‍‌‌​ ​ ‌​‌​​‍‌‌​ ​‍​ ​‍​ ​ ​ ​‍​ ​‍​ ‌‌‌‍‌‌‌‍‌‍‌‍‌‌​ ‌​‌‍‌​​ ​‌​ ‌​​ ​‌​‍‌‌​ ​‍​ ​‍​‍‌‌​ ‌‌‌​‌​​‍ ‍‌ ‌​‌‍‌‌‌ ‍​‌ ‌​​‍‌‍‌ ​​‌‍‌‌‌ ​‍‌ ​ ‌ ​​‌‍‌‌‌‍​ ‌ ‌​‌‍‍‌‌ ‌‍‌‍‌‌​ ‌‌ ​​‌ ‌‌‌‍​‍‌‍ ​‌‍‍‌‌ ​ ‌‍‍​‌‍‌‌‌‍‌​​‍​‍‌ ‌
IMO 2020 compliant ultra-low sulphur content​​​​‌ ‍ ​‍​‍‌‍ ‌ ​‍‌‍‍‌‌‍‌ ‌‍‍‌‌‍ ‍​‍​‍​ ‍‍​‍​‍‌ ​ ‌‍​‌‌‍ ‍‌‍‍‌‌ ‌​‌ ‍‌​‍ ‍‌‍‍‌‌‍ ​‍​‍​‍ ​​‍​‍‌‍‍​‌ ​‍‌‍‌‌‌‍‌‍​‍​‍​ ‍‍​‍​‍‌‍‍​‌ ‌​‌ ‌​‌ ​​‌ ​ ​ ‍‍​‍ ​‍ ‌‍ ​‌‍‍‌‌‍​‍‌‍‌‌‌ ​‍‌ ‌​‌ ‍‌​‍ ‌‌ ​ ‌ ‌​‌ ‌‌‌‍‌​‌‍‍‌‌‍ ​‍ ‍‌ ‌‍‌‍‌‌‌ ​‍‌‍​ ‌‍‌‌‌‍ ​​‍ ‍‌‍​‌‌ ​​‌ ​​​‍ ‌‍‍‌‌‍ ‍‌ ‌​‌‍‌‌‌‍ ‍‌ ‌​​‍ ‌‍‌‌‌‍‌​‌‍‍‌‌ ‌​​‍ ‌‍ ‌‌‍ ‌‍‌​‌‍‌‌​ ‌‌ ​​‌ ​‍‌‍‌‌‌ ​ ‌‍‌‌‌‍ ‍‌ ‌​‌‍​‌‌ ‌​‌‍‍‌‌‍ ‌‍ ‍​ ‍ ‌‍‍‌‌‍‌​​ ‌‌‍‌​‌‍​ ​ ‌​​ ‌​​ ‍‌​ ‌ ​ ​‍​ ​‍​‍ ‌​ ​ ​ ‌ ​ ​ ​ ​​​‍ ‌​ ‌​‌‍‌​‌‍‌‌‌‍​ ​‍ ‌‌‍​‍​ ​‌​ ​ ‌‍‌​​‍ ‌‌‍‌‍‌‍​‌​ ​ ‌‍‌‍​ ​‌‌‍​‍‌‍​‌‌‍​ ​ ‍​​ ‌ ‌‍​ ​ ​‍​ ‍ ‌ ‌​‌ ‍‌‌ ​​‌‍‌‌​ ‌‌ ​​‌‍​‌‌‍‌ ‌‍‌‌​ ‍ ‌ ​​‌‍​‌‌ ‌​‌‍‍​​ ‌‌ ​​‌‍​‌‌‍‌ ‌‍‌‌‌​​‍‌ ‌‌‌‍‍‌‌‍ ​‌‍‌​‌‍‌‌‌ ​‍​‍‌‌​ ‌‌‌​​‍‌‌ ‌‍‍ ‌‍‌‌‌ ‍‌​‍‌‌​ ​ ‌​‌​​‍‌‌​ ​ ‌​‌​​‍‌‌​ ​‍​ ​‍‌‍‌‌‌‍‌‍‌‍​‍‌‍‌‍​ ​ ‌‍‌​​ ​​​ ​ ​ ‌ ‌‍‌‌​ ​ ‌‍‌‍​‍‌‌​ ​‍​ ​‍​‍‌‌​ ‌‌‌​‌​​‍ ‍‌ ​‍‌‍‍‌‌‍​ ‌‍‍​‌‌‌​‌‍‌‌‌ ‍​‌ ‌​​‍‌‌​ ‌‌‌​​‍‌‌ ‌‍‍ ‌‍‌‌‌ ‍‌​‍‌‌​ ​ ‌​‌​​‍‌‌​ ​ ‌​‌​​‍‌‌​ ​‍​ ​‍‌‍‌‌‌‍‌‌‌‍​ ​ ‌‍‌‍‌​​ ‍‌‌‍​‌​ ‌‌‌‍​‌​ ‍‌​ ​‍​ ‌‍​‍‌‌​ ​‍​ ​‍​‍‌‌​ ‌‌‌​‌​​‍ ‍‌‍​ ‌‍‍​‌‍‍‌‌‍ ​‌‍‌​‌ ​‍‌‍‌‌‌‍ ‍​‍‌‌​ ‌‌‌​​‍‌‌ ‌‍‍ ‌‍‌‌‌ ‍‌​‍‌‌​ ​ ‌​‌​​‍‌‌​ ​ ‌​‌​​‍‌‌​ ​‍​ ​‍​ ‌‌​ ‌‌‌‍​‌​ ​ ​ ‍​​ ​​​ ​ ‌‍‌‌‌‍​ ​ ‌‌‌‍‌​​ ‌‌​‍‌‌​ ​‍​ ​‍​‍‌‌​ ‌‌‌​‌​​‍ ‍‌ ‌​‌‍‌‌‌ ‍​‌ ‌​​ ‌‍​‍‌‍​‌‌ ​ ‌‍‌‌‌‌‌‌‌ ​‍‌‍ ​​ ‌‌‍‍​‌ ‌​‌ ‌​‌ ​​‌ ​ ​‍‌‌​ ​ ‌​​‌​‍‌‌​ ​‍‌​‌‍​‍‌‌​ ​‍‌​‌‍‌‍ ​‌‍‍‌‌‍​‍‌‍‌‌‌ ​‍‌ ‌​‌ ‍‌​‍ ‌‌ ​ ‌ ‌​‌ ‌‌‌‍‌​‌‍‍‌‌‍ ​‍ ‍‌ ‌‍‌‍‌‌‌ ​‍‌‍​ ‌‍‌‌‌‍ ​​‍ ‍‌‍​‌‌ ​​‌ ​​​‍‌‍‌‍‍‌‌‍‌​​ ‌‌‍‌​‌‍​ ​ ‌​​ ‌​​ ‍‌​ ‌ ​ ​‍​ ​‍​‍ ‌​ ​ ​ ‌ ​ ​ ​ ​​​‍ ‌​ ‌​‌‍‌​‌‍‌‌‌‍​ ​‍ ‌‌‍​‍​ ​‌​ ​ ‌‍‌​​‍ ‌‌‍‌‍‌‍​‌​ ​ ‌‍‌‍​ ​‌‌‍​‍‌‍​‌‌‍​ ​ ‍​​ ‌ ‌‍​ ​ ​‍​‍‌‍‌ ‌​‌ ‍‌‌ ​​‌‍‌‌​ ‌‌ ​​‌‍​‌‌‍‌ ‌‍‌‌​‍‌‍‌ ​​‌‍​‌‌ ‌​‌‍‍​​ ‌‌ ​​‌‍​‌‌‍‌ ‌‍‌‌‌​​‍‌ ‌‌‌‍‍‌‌‍ ​‌‍‌​‌‍‌‌‌ ​‍​‍‌‌​ ‌‌‌​​‍‌‌ ‌‍‍ ‌‍‌‌‌ ‍‌​‍‌‌​ ​ ‌​‌​​‍‌‌​ ​ ‌​‌​​‍‌‌​ ​‍​ ​‍‌‍‌‌‌‍‌‍‌‍​‍‌‍‌‍​ ​ ‌‍‌​​ ​​​ ​ ​ ‌ ‌‍‌‌​ ​ ‌‍‌‍​‍‌‌​ ​‍​ ​‍​‍‌‌​ ‌‌‌​‌​​‍ ‍‌ ​‍‌‍‍‌‌‍​ ‌‍‍​‌‌‌​‌‍‌‌‌ ‍​‌ ‌​​‍‌‌​ ‌‌‌​​‍‌‌ ‌‍‍ ‌‍‌‌‌ ‍‌​‍‌‌​ ​ ‌​‌​​‍‌‌​ ​ ‌​‌​​‍‌‌​ ​‍​ ​‍‌‍‌‌‌‍‌‌‌‍​ ​ ‌‍‌‍‌​​ ‍‌‌‍​‌​ ‌‌‌‍​‌​ ‍‌​ ​‍​ ‌‍​‍‌‌​ ​‍​ ​‍​‍‌‌​ ‌‌‌​‌​​‍ ‍‌‍​ ‌‍‍​‌‍‍‌‌‍ ​‌‍‌​‌ ​‍‌‍‌‌‌‍ ‍​‍‌‌​ ‌‌‌​​‍‌‌ ‌‍‍ ‌‍‌‌‌ ‍‌​‍‌‌​ ​ ‌​‌​​‍‌‌​ ​ ‌​‌​​‍‌‌​ ​‍​ ​‍​ ‌‌​ ‌‌‌‍​‌​ ​ ​ ‍​​ ​​​ ​ ‌‍‌‌‌‍​ ​ ‌‌‌‍‌​​ ‌‌​‍‌‌​ ​‍​ ​‍​‍‌‌​ ‌‌‌​‌​​‍ ‍‌ ‌​‌‍‌‌‌ ‍​‌ ‌​​‍‌‍‌ ​​‌‍‌‌‌ ​‍‌ ​ ‌ ​​‌‍‌‌‌‍​ ‌ ‌​‌‍‍‌‌ ‌‍‌‍‌‌​ ‌‌ ​​‌ ‌‌‌‍​‍‌‍ ​‌‍‍‌‌ ​ ‌‍‍​‌‍‌‌‌‍‌​​‍​‍‌ ‌
Consistent quality with comprehensive testing​​​​‌ ‍ ​‍​‍‌‍ ‌ ​‍‌‍‍‌‌‍‌ ‌‍‍‌‌‍ ‍​‍​‍​ ‍‍​‍​‍‌ ​ ‌‍​‌‌‍ ‍‌‍‍‌‌ ‌​‌ ‍‌​‍ ‍‌‍‍‌‌‍ ​‍​‍​‍ ​​‍​‍‌‍‍​‌ ​‍‌‍‌‌‌‍‌‍​‍​‍​ ‍‍​‍​‍‌‍‍​‌ ‌​‌ ‌​‌ ​​‌ ​ ​ ‍‍​‍ ​‍ ‌‍ ​‌‍‍‌‌‍​‍‌‍‌‌‌ ​‍‌ ‌​‌ ‍‌​‍ ‌‌ ​ ‌ ‌​‌ ‌‌‌‍‌​‌‍‍‌‌‍ ​‍ ‍‌ ‌‍‌‍‌‌‌ ​‍‌‍​ ‌‍‌‌‌‍ ​​‍ ‍‌‍​‌‌ ​​‌ ​​​‍ ‌‍‍‌‌‍ ‍‌ ‌​‌‍‌‌‌‍ ‍‌ ‌​​‍ ‌‍‌‌‌‍‌​‌‍‍‌‌ ‌​​‍ ‌‍ ‌‌‍ ‌‍‌​‌‍‌‌​ ‌‌ ​​‌ ​‍‌‍‌‌‌ ​ ‌‍‌‌‌‍ ‍‌ ‌​‌‍​‌‌ ‌​‌‍‍‌‌‍ ‌‍ ‍​ ‍ ‌‍‍‌‌‍‌​​ ‌‌‍‌​‌‍​ ​ ‌​​ ‌​​ ‍‌​ ‌ ​ ​‍​ ​‍​‍ ‌​ ​ ​ ‌ ​ ​ ​ ​​​‍ ‌​ ‌​‌‍‌​‌‍‌‌‌‍​ ​‍ ‌‌‍​‍​ ​‌​ ​ ‌‍‌​​‍ ‌‌‍‌‍‌‍​‌​ ​ ‌‍‌‍​ ​‌‌‍​‍‌‍​‌‌‍​ ​ ‍​​ ‌ ‌‍​ ​ ​‍​ ‍ ‌ ‌​‌ ‍‌‌ ​​‌‍‌‌​ ‌‌ ​​‌‍​‌‌‍‌ ‌‍‌‌​ ‍ ‌ ​​‌‍​‌‌ ‌​‌‍‍​​ ‌‌ ​​‌‍​‌‌‍‌ ‌‍‌‌‌​​‍‌ ‌‌‌‍‍‌‌‍ ​‌‍‌​‌‍‌‌‌ ​‍​‍‌‌​ ‌‌‌​​‍‌‌ ‌‍‍ ‌‍‌‌‌ ‍‌​‍‌‌​ ​ ‌​‌​​‍‌‌​ ​ ‌​‌​​‍‌‌​ ​‍​ ​‍‌‍‌‌‌‍‌‍‌‍​‍‌‍‌‍​ ​ ‌‍‌​​ ​​​ ​ ​ ‌ ‌‍‌‌​ ​ ‌‍‌‍​‍‌‌​ ​‍​ ​‍​‍‌‌​ ‌‌‌​‌​​‍ ‍‌ ​‍‌‍‍‌‌‍​ ‌‍‍​‌‌‌​‌‍‌‌‌ ‍​‌ ‌​​‍‌‌​ ‌‌‌​​‍‌‌ ‌‍‍ ‌‍‌‌‌ ‍‌​‍‌‌​ ​ ‌​‌​​‍‌‌​ ​ ‌​‌​​‍‌‌​ ​‍​ ​‍​ ​‍​ ‍‌​ ​ ​ ‍‌​ ​‌​ ‌​​ ​‍​ ​ ​ ​‍​ ​‍‌‍‌​‌‍‌​​‍‌‌​ ​‍​ ​‍​‍‌‌​ ‌‌‌​‌​​‍ ‍‌‍​ ‌‍‍​‌‍‍‌‌‍ ​‌‍‌​‌ ​‍‌‍‌‌‌‍ ‍​‍‌‌​ ‌‌‌​​‍‌‌ ‌‍‍ ‌‍‌‌‌ ‍‌​‍‌‌​ ​ ‌​‌​​‍‌‌​ ​ ‌​‌​​‍‌‌​ ​‍​ ​‍​ ‍​‌‍​‍​ ​ ​ ‌‍‌‍​ ​ ‌​​ ‍‌‌‍​‍​ ‌‌‌‍​‍‌‍​ ​ ​ ​‍‌‌​ ​‍​ ​‍​‍‌‌​ ‌‌‌​‌​​‍ ‍‌ ‌​‌‍‌‌‌ ‍​‌ ‌​​ ‌‍​‍‌‍​‌‌ ​ ‌‍‌‌‌‌‌‌‌ ​‍‌‍ ​​ ‌‌‍‍​‌ ‌​‌ ‌​‌ ​​‌ ​ ​‍‌‌​ ​ ‌​​‌​‍‌‌​ ​‍‌​‌‍​‍‌‌​ ​‍‌​‌‍‌‍ ​‌‍‍‌‌‍​‍‌‍‌‌‌ ​‍‌ ‌​‌ ‍‌​‍ ‌‌ ​ ‌ ‌​‌ ‌‌‌‍‌​‌‍‍‌‌‍ ​‍ ‍‌ ‌‍‌‍‌‌‌ ​‍‌‍​ ‌‍‌‌‌‍ ​​‍ ‍‌‍​‌‌ ​​‌ ​​​‍‌‍‌‍‍‌‌‍‌​​ ‌‌‍‌​‌‍​ ​ ‌​​ ‌​​ ‍‌​ ‌ ​ ​‍​ ​‍​‍ ‌​ ​ ​ ‌ ​ ​ ​ ​​​‍ ‌​ ‌​‌‍‌​‌‍‌‌‌‍​ ​‍ ‌‌‍​‍​ ​‌​ ​ ‌‍‌​​‍ ‌‌‍‌‍‌‍​‌​ ​ ‌‍‌‍​ ​‌‌‍​‍‌‍​‌‌‍​ ​ ‍​​ ‌ ‌‍​ ​ ​‍​‍‌‍‌ ‌​‌ ‍‌‌ ​​‌‍‌‌​ ‌‌ ​​‌‍​‌‌‍‌ ‌‍‌‌​‍‌‍‌ ​​‌‍​‌‌ ‌​‌‍‍​​ ‌‌ ​​‌‍​‌‌‍‌ ‌‍‌‌‌​​‍‌ ‌‌‌‍‍‌‌‍ ​‌‍‌​‌‍‌‌‌ ​‍​‍‌‌​ ‌‌‌​​‍‌‌ ‌‍‍ ‌‍‌‌‌ ‍‌​‍‌‌​ ​ ‌​‌​​‍‌‌​ ​ ‌​‌​​‍‌‌​ ​‍​ ​‍‌‍‌‌‌‍‌‍‌‍​‍‌‍‌‍​ ​ ‌‍‌​​ ​​​ ​ ​ ‌ ‌‍‌‌​ ​ ‌‍‌‍​‍‌‌​ ​‍​ ​‍​‍‌‌​ ‌‌‌​‌​​‍ ‍‌ ​‍‌‍‍‌‌‍​ ‌‍‍​‌‌‌​‌‍‌‌‌ ‍​‌ ‌​​‍‌‌​ ‌‌‌​​‍‌‌ ‌‍‍ ‌‍‌‌‌ ‍‌​‍‌‌​ ​ ‌​‌​​‍‌‌​ ​ ‌​‌​​‍‌‌​ ​‍​ ​‍​ ​‍​ ‍‌​ ​ ​ ‍‌​ ​‌​ ‌​​ ​‍​ ​ ​ ​‍​ ​‍‌‍‌​‌‍‌​​‍‌‌​ ​‍​ ​‍​‍‌‌​ ‌‌‌​‌​​‍ ‍‌‍​ ‌‍‍​‌‍‍‌‌‍ ​‌‍‌​‌ ​‍‌‍‌‌‌‍ ‍​‍‌‌​ ‌‌‌​​‍‌‌ ‌‍‍ ‌‍‌‌‌ ‍‌​‍‌‌​ ​ ‌​‌​​‍‌‌​ ​ ‌​‌​​‍‌‌​ ​‍​ ​‍​ ‍​‌‍​‍​ ​ ​ ‌‍‌‍​ ​ ‌​​ ‍‌‌‍​‍​ ‌‌‌‍​‍‌‍​ ​ ​ ​‍‌‌​ ​‍​ ​‍​‍‌‌​ ‌‌‌​‌​​‍ ‍‌ ‌​‌‍‌‌‌ ‍​‌ ‌​​‍‌‍‌ ​​‌‍‌‌‌ ​‍‌ ​ ‌ ​​‌‍‌‌‌‍​ ‌ ‌​‌‍‍‌‌ ‌‍‌‍‌‌​ ‌‌ ​​‌ ‌‌‌‍​‍‌‍ ​‌‍‍‌‌ ​ ‌‍‍​‌‍‌‌‌‍‌​​‍​‍‌ ‌
Available at all major Australian ports​​​​‌ ‍ ​‍​‍‌‍ ‌ ​‍‌‍‍‌‌‍‌ ‌‍‍‌‌‍ ‍​‍​‍​ ‍‍​‍​‍‌ ​ ‌‍​‌‌‍ ‍‌‍‍‌‌ ‌​‌ ‍‌​‍ ‍‌‍‍‌‌‍ ​‍​‍​‍ ​​‍​‍‌‍‍​‌ ​‍‌‍‌‌‌‍‌‍​‍​‍​ ‍‍​‍​‍‌‍‍​‌ ‌​‌ ‌​‌ ​​‌ ​ ​ ‍‍​‍ ​‍ ‌‍ ​‌‍‍‌‌‍​‍‌‍‌‌‌ ​‍‌ ‌​‌ ‍‌​‍ ‌‌ ​ ‌ ‌​‌ ‌‌‌‍‌​‌‍‍‌‌‍ ​‍ ‍‌ ‌‍‌‍‌‌‌ ​‍‌‍​ ‌‍‌‌‌‍ ​​‍ ‍‌‍​‌‌ ​​‌ ​​​‍ ‌‍‍‌‌‍ ‍‌ ‌​‌‍‌‌‌‍ ‍‌ ‌​​‍ ‌‍‌‌‌‍‌​‌‍‍‌‌ ‌​​‍ ‌‍ ‌‌‍ ‌‍‌​‌‍‌‌​ ‌‌ ​​‌ ​‍‌‍‌‌‌ ​ ‌‍‌‌‌‍ ‍‌ ‌​‌‍​‌‌ ‌​‌‍‍‌‌‍ ‌‍ ‍​ ‍ ‌‍‍‌‌‍‌​​ ‌‌‍‌​‌‍​ ​ ‌​​ ‌​​ ‍‌​ ‌ ​ ​‍​ ​‍​‍ ‌​ ​ ​ ‌ ​ ​ ​ ​​​‍ ‌​ ‌​‌‍‌​‌‍‌‌‌‍​ ​‍ ‌‌‍​‍​ ​‌​ ​ ‌‍‌​​‍ ‌‌‍‌‍‌‍​‌​ ​ ‌‍‌‍​ ​‌‌‍​‍‌‍​‌‌‍​ ​ ‍​​ ‌ ‌‍​ ​ ​‍​ ‍ ‌ ‌​‌ ‍‌‌ ​​‌‍‌‌​ ‌‌ ​​‌‍​‌‌‍‌ ‌‍‌‌​ ‍ ‌ ​​‌‍​‌‌ ‌​‌‍‍​​ ‌‌ ​​‌‍​‌‌‍‌ ‌‍‌‌‌​​‍‌ ‌‌‌‍‍‌‌‍ ​‌‍‌​‌‍‌‌‌ ​‍​‍‌‌​ ‌‌‌​​‍‌‌ ‌‍‍ ‌‍‌‌‌ ‍‌​‍‌‌​ ​ ‌​‌​​‍‌‌​ ​ ‌​‌​​‍‌‌​ ​‍​ ​‍‌‍‌‌‌‍‌‍‌‍​‍‌‍‌‍​ ​ ‌‍‌​​ ​​​ ​ ​ ‌ ‌‍‌‌​ ​ ‌‍‌‍​‍‌‌​ ​‍​ ​‍​‍‌‌​ ‌‌‌​‌​​‍ ‍‌ ​‍‌‍‍‌‌‍​ ‌‍‍​‌‌‌​‌‍‌‌‌ ‍​‌ ‌​​‍‌‌​ ‌‌‌​​‍‌‌ ‌‍‍ ‌‍‌‌‌ ‍‌​‍‌‌​ ​ ‌​‌​​‍‌‌​ ​ ‌​‌​​‍‌‌​ ​‍​ ​‍​ ​‌​ ‌​​ ‍​​ ‌‌‌‍‌‍​ ‍‌​ ‍​​ ‍‌​ ‌‌​ ​‌​ ‌​​ ‌‍​‍‌‌​ ​‍​ ​‍​‍‌‌​ ‌‌‌​‌​​‍ ‍‌‍​ ‌‍‍​‌‍‍‌‌‍ ​‌‍‌​‌ ​‍‌‍‌‌‌‍ ‍​‍‌‌​ ‌‌‌​​‍‌‌ ‌‍‍ ‌‍‌‌‌ ‍‌​‍‌‌​ ​ ‌​‌​​‍‌‌​ ​ ‌​‌​​‍‌‌​ ​‍​ ​‍​ ‌‌​ ​‌​ ​ ‌‍​‍‌‍​‍​ ​‍​ ‌‌‌‍‌​​ ‌ ​ ‍​​ ​ ‌‍‌‍​‍‌‌​ ​‍​ ​‍​‍‌‌​ ‌‌‌​‌​​‍ ‍‌ ‌​‌‍‌‌‌ ‍​‌ ‌​​ ‌‍​‍‌‍​‌‌ ​ ‌‍‌‌‌‌‌‌‌ ​‍‌‍ ​​ ‌‌‍‍​‌ ‌​‌ ‌​‌ ​​‌ ​ ​‍‌‌​ ​ ‌​​‌​‍‌‌​ ​‍‌​‌‍​‍‌‌​ ​‍‌​‌‍‌‍ ​‌‍‍‌‌‍​‍‌‍‌‌‌ ​‍‌ ‌​‌ ‍‌​‍ ‌‌ ​ ‌ ‌​‌ ‌‌‌‍‌​‌‍‍‌‌‍ ​‍ ‍‌ ‌‍‌‍‌‌‌ ​‍‌‍​ ‌‍‌‌‌‍ ​​‍ ‍‌‍​‌‌ ​​‌ ​​​‍‌‍‌‍‍‌‌‍‌​​ ‌‌‍‌​‌‍​ ​ ‌​​ ‌​​ ‍‌​ ‌ ​ ​‍​ ​‍​‍ ‌​ ​ ​ ‌ ​ ​ ​ ​​​‍ ‌​ ‌​‌‍‌​‌‍‌‌‌‍​ ​‍ ‌‌‍​‍​ ​‌​ ​ ‌‍‌​​‍ ‌‌‍‌‍‌‍​‌​ ​ ‌‍‌‍​ ​‌‌‍​‍‌‍​‌‌‍​ ​ ‍​​ ‌ ‌‍​ ​ ​‍​‍‌‍‌ ‌​‌ ‍‌‌ ​​‌‍‌‌​ ‌‌ ​​‌‍​‌‌‍‌ ‌‍‌‌​‍‌‍‌ ​​‌‍​‌‌ ‌​‌‍‍​​ ‌‌ ​​‌‍​‌‌‍‌ ‌‍‌‌‌​​‍‌ ‌‌‌‍‍‌‌‍ ​‌‍‌​‌‍‌‌‌ ​‍​‍‌‌​ ‌‌‌​​‍‌‌ ‌‍‍ ‌‍‌‌‌ ‍‌​‍‌‌​ ​ ‌​‌​​‍‌‌​ ​ ‌​‌​​‍‌‌​ ​‍​ ​‍‌‍‌‌‌‍‌‍‌‍​‍‌‍‌‍​ ​ ‌‍‌​​ ​​​ ​ ​ ‌ ‌‍‌‌​ ​ ‌‍‌‍​‍‌‌​ ​‍​ ​‍​‍‌‌​ ‌‌‌​‌​​‍ ‍‌ ​‍‌‍‍‌‌‍​ ‌‍‍​‌‌‌​‌‍‌‌‌ ‍​‌ ‌​​‍‌‌​ ‌‌‌​​‍‌‌ ‌‍‍ ‌‍‌‌‌ ‍‌​‍‌‌​ ​ ‌​‌​​‍‌‌​ ​ ‌​‌​​‍‌‌​ ​‍​ ​‍​ ​‌​ ‌​​ ‍​​ ‌‌‌‍‌‍​ ‍‌​ ‍​​ ‍‌​ ‌‌​ ​‌​ ‌​​ ‌‍​‍‌‌​ ​‍​ ​‍​‍‌‌​ ‌‌‌​‌​​‍ ‍‌‍​ ‌‍‍​‌‍‍‌‌‍ ​‌‍‌​‌ ​‍‌‍‌‌‌‍ ‍​‍‌‌​ ‌‌‌​​‍‌‌ ‌‍‍ ‌‍‌‌‌ ‍‌​‍‌‌​ ​ ‌​‌​​‍‌‌​ ​ ‌​‌​​‍‌‌​ ​‍​ ​‍​ ‌‌​ ​‌​ ​ ‌‍​‍‌‍​‍​ ​‍​ ‌‌‌‍‌​​ ‌ ​ ‍​​ ​ ‌‍‌‍​‍‌‌​ ​‍​ ​‍​‍‌‌​ ‌‌‌​‌​​‍ ‍‌ ‌​‌‍‌‌‌ ‍​‌ ‌​​‍‌‍‌ ​​‌‍‌‌‌ ​‍‌ ​ ‌ ​​‌‍‌‌‌‍​ ‌ ‌​‌‍‍‌‌ ‌‍‌‍‌‌​ ‌‌ ​​‌ ‌‌‌‍​‍‌‍ ​‌‍‍‌‌ ​ ‌‍‍​‌‍‌‌‌‍‌​​‍​‍‌ ‌
Competitive wholesale pricing​​​​‌ ‍ ​‍​‍‌‍ ‌ ​‍‌‍‍‌‌‍‌ ‌‍‍‌‌‍ ‍​‍​‍​ ‍‍​‍​‍‌ ​ ‌‍​‌‌‍ ‍‌‍‍‌‌ ‌​‌ ‍‌​‍ ‍‌‍‍‌‌‍ ​‍​‍​‍ ​​‍​‍‌‍‍​‌ ​‍‌‍‌‌‌‍‌‍​‍​‍​ ‍‍​‍​‍‌‍‍​‌ ‌​‌ ‌​‌ ​​‌ ​ ​ ‍‍​‍ ​‍ ‌‍ ​‌‍‍‌‌‍​‍‌‍‌‌‌ ​‍‌ ‌​‌ ‍‌​‍ ‌‌ ​ ‌ ‌​‌ ‌‌‌‍‌​‌‍‍‌‌‍ ​‍ ‍‌ ‌‍‌‍‌‌‌ ​‍‌‍​ ‌‍‌‌‌‍ ​​‍ ‍‌‍​‌‌ ​​‌ ​​​‍ ‌‍‍‌‌‍ ‍‌ ‌​‌‍‌‌‌‍ ‍‌ ‌​​‍ ‌‍‌‌‌‍‌​‌‍‍‌‌ ‌​​‍ ‌‍ ‌‌‍ ‌‍‌​‌‍‌‌​ ‌‌ ​​‌ ​‍‌‍‌‌‌ ​ ‌‍‌‌‌‍ ‍‌ ‌​‌‍​‌‌ ‌​‌‍‍‌‌‍ ‌‍ ‍​ ‍ ‌‍‍‌‌‍‌​​ ‌‌‍‌​‌‍​ ​ ‌​​ ‌​​ ‍‌​ ‌ ​ ​‍​ ​‍​‍ ‌​ ​ ​ ‌ ​ ​ ​ ​​​‍ ‌​ ‌​‌‍‌​‌‍‌‌‌‍​ ​‍ ‌‌‍​‍​ ​‌​ ​ ‌‍‌​​‍ ‌‌‍‌‍‌‍​‌​ ​ ‌‍‌‍​ ​‌‌‍​‍‌‍​‌‌‍​ ​ ‍​​ ‌ ‌‍​ ​ ​‍​ ‍ ‌ ‌​‌ ‍‌‌ ​​‌‍‌‌​ ‌‌ ​​‌‍​‌‌‍‌ ‌‍‌‌​ ‍ ‌ ​​‌‍​‌‌ ‌​‌‍‍​​ ‌‌ ​​‌‍​‌‌‍‌ ‌‍‌‌‌​​‍‌ ‌‌‌‍‍‌‌‍ ​‌‍‌​‌‍‌‌‌ ​‍​‍‌‌​ ‌‌‌​​‍‌‌ ‌‍‍ ‌‍‌‌‌ ‍‌​‍‌‌​ ​ ‌​‌​​‍‌‌​ ​ ‌​‌​​‍‌‌​ ​‍​ ​‍‌‍‌‌‌‍‌‍‌‍​‍‌‍‌‍​ ​ ‌‍‌​​ ​​​ ​ ​ ‌ ‌‍‌‌​ ​ ‌‍‌‍​‍‌‌​ ​‍​ ​‍​‍‌‌​ ‌‌‌​‌​​‍ ‍‌ ​‍‌‍‍‌‌‍​ ‌‍‍​‌‌‌​‌‍‌‌‌ ‍​‌ ‌​​‍‌‌​ ‌‌‌​​‍‌‌ ‌‍‍ ‌‍‌‌‌ ‍‌​‍‌‌​ ​ ‌​‌​​‍‌‌​ ​ ‌​‌​​‍‌‌​ ​‍​ ​‍​ ​​​ ‌‍‌‍​‌​ ‍​‌‍‌‌​ ​‍‌‍​‌‌‍​ ‌‍‌‍‌‍‌‌​ ​‌​ ‌‍​‍‌‌​ ​‍​ ​‍​‍‌‌​ ‌‌‌​‌​​‍ ‍‌‍​ ‌‍‍​‌‍‍‌‌‍ ​‌‍‌​‌ ​‍‌‍‌‌‌‍ ‍​‍‌‌​ ‌‌‌​​‍‌‌ ‌‍‍ ‌‍‌‌‌ ‍‌​‍‌‌​ ​ ‌​‌​​‍‌‌​ ​ ‌​‌​​‍‌‌​ ​‍​ ​‍​ ​​​ ​‌​ ‍‌‌‍​‍​ ​‍​ ‌ ​ ‍‌​ ‌ ‌‍‌​​ ​‌​ ‍‌‌‍​‌​‍‌‌​ ​‍​ ​‍​‍‌‌​ ‌‌‌​‌​​‍ ‍‌ ‌​‌‍‌‌‌ ‍​‌ ‌​​ ‌‍​‍‌‍​‌‌ ​ ‌‍‌‌‌‌‌‌‌ ​‍‌‍ ​​ ‌‌‍‍​‌ ‌​‌ ‌​‌ ​​‌ ​ ​‍‌‌​ ​ ‌​​‌​‍‌‌​ ​‍‌​‌‍​‍‌‌​ ​‍‌​‌‍‌‍ ​‌‍‍‌‌‍​‍‌‍‌‌‌ ​‍‌ ‌​‌ ‍‌​‍ ‌‌ ​ ‌ ‌​‌ ‌‌‌‍‌​‌‍‍‌‌‍ ​‍ ‍‌ ‌‍‌‍‌‌‌ ​‍‌‍​ ‌‍‌‌‌‍ ​​‍ ‍‌‍​‌‌ ​​‌ ​​​‍‌‍‌‍‍‌‌‍‌​​ ‌‌‍‌​‌‍​ ​ ‌​​ ‌​​ ‍‌​ ‌ ​ ​‍​ ​‍​‍ ‌​ ​ ​ ‌ ​ ​ ​ ​​​‍ ‌​ ‌​‌‍‌​‌‍‌‌‌‍​ ​‍ ‌‌‍​‍​ ​‌​ ​ ‌‍‌​​‍ ‌‌‍‌‍‌‍​‌​ ​ ‌‍‌‍​ ​‌‌‍​‍‌‍​‌‌‍​ ​ ‍​​ ‌ ‌‍​ ​ ​‍​‍‌‍‌ ‌​‌ ‍‌‌ ​​‌‍‌‌​ ‌‌ ​​‌‍​‌‌‍‌ ‌‍‌‌​‍‌‍‌ ​​‌‍​‌‌ ‌​‌‍‍​​ ‌‌ ​​‌‍​‌‌‍‌ ‌‍‌‌‌​​‍‌ ‌‌‌‍‍‌‌‍ ​‌‍‌​‌‍‌‌‌ ​‍​‍‌‌​ ‌‌‌​​‍‌‌ ‌‍‍ ‌‍‌‌‌ ‍‌​‍‌‌​ ​ ‌​‌​​‍‌‌​ ​ ‌​‌​​‍‌‌​ ​‍​ ​‍‌‍‌‌‌‍‌‍‌‍​‍‌‍‌‍​ ​ ‌‍‌​​ ​​​ ​ ​ ‌ ‌‍‌‌​ ​ ‌‍‌‍​‍‌‌​ ​‍​ ​‍​‍‌‌​ ‌‌‌​‌​​‍ ‍‌ ​‍‌‍‍‌‌‍​ ‌‍‍​‌‌‌​‌‍‌‌‌ ‍​‌ ‌​​‍‌‌​ ‌‌‌​​‍‌‌ ‌‍‍ ‌‍‌‌‌ ‍‌​‍‌‌​ ​ ‌​‌​​‍‌‌​ ​ ‌​‌​​‍‌‌​ ​‍​ ​‍​ ​​​ ‌‍‌‍​‌​ ‍​‌‍‌‌​ ​‍‌‍​‌‌‍​ ‌‍‌‍‌‍‌‌​ ​‌​ ‌‍​‍‌‌​ ​‍​ ​‍​‍‌‌​ ‌‌‌​‌​​‍ ‍‌‍​ ‌‍‍​‌‍‍‌‌‍ ​‌‍‌​‌ ​‍‌‍‌‌‌‍ ‍​‍‌‌​ ‌‌‌​​‍‌‌ ‌‍‍ ‌‍‌‌‌ ‍‌​‍‌‌​ ​ ‌​‌​​‍‌‌​ ​ ‌​‌​​‍‌‌​ ​‍​ ​‍​ ​​​ ​‌​ ‍‌‌‍​‍​ ​‍​ ‌ ​ ‍‌​ ‌ ‌‍‌​​ ​‌​ ‍‌‌‍​‌​‍‌‌​ ​‍​ ​‍​‍‌‌​ ‌‌‌​‌​​‍ ‍‌ ‌​‌‍‌‌‌ ‍​‌ ‌​​‍‌‍‌ ​​‌‍‌‌‌ ​‍‌ ​ ‌ ​​‌‍‌‌‌‍​ ‌ ‌​‌‍‍‌‌ ‌‍‌‍‌‌​ ‌‌ ​​‌ ‌‌‌‍​‍‌‍ ​‌‍‍‌‌ ​ ‌‍‍​‌‍‌‌‌‍‌​​‍​‍‌ ‌
Our marine gas oil is ideal for main engines, auxiliary engines, and boilers
across commercial and recreational vessels.
Talk to our team​​​​‌ ‍ ​‍​‍‌‍ ‌ ​‍‌‍‍‌‌‍‌ ‌‍‍‌‌‍ ‍​‍​‍​ ‍‍​‍​‍‌ ​ ‌‍​‌‌‍ ‍‌‍‍‌‌ ‌​‌ ‍‌​‍ ‍‌‍‍‌‌‍ ​‍​‍​‍ ​​‍​‍‌‍‍​‌ ​‍‌‍‌‌‌‍‌‍​‍​‍​ ‍‍​‍​‍‌‍‍​‌ ‌​‌ ‌​‌ ​​‌ ​ ​ ‍‍​‍ ​‍ ‌‍ ​‌‍‍‌‌‍​‍‌‍‌‌‌ ​‍‌ ‌​‌ ‍‌​‍ ‌‌ ​ ‌ ‌​‌ ‌‌‌‍‌​‌‍‍‌‌‍ ​‍ ‍‌ ‌‍‌‍‌‌‌ ​‍‌‍​ ‌‍‌‌‌‍ ​​‍ ‍‌‍​‌‌ ​​‌ ​​​‍ ‌‍‍‌‌‍ ‍‌ ‌​‌‍‌‌‌‍ ‍‌ ‌​​‍ ‌‍‌‌‌‍‌​‌‍‍‌‌ ‌​​‍ ‌‍ ‌‌‍ ‌‍‌​‌‍‌‌​ ‌‌ ​​‌ ​‍‌‍‌‌‌ ​ ‌‍‌‌‌‍ ‍‌ ‌​‌‍​‌‌ ‌​‌‍‍‌‌‍ ‌‍ ‍​ ‍ ‌‍‍‌‌‍‌​​ ‌‌‍‌​‌‍​ ​ ‌​​ ‌​​ ‍‌​ ‌ ​ ​‍​ ​‍​‍ ‌​ ​ ​ ‌ ​ ​ ​ ​​​‍ ‌​ ‌​‌‍‌​‌‍‌‌‌‍​ ​‍ ‌‌‍​‍​ ​‌​ ​ ‌‍‌​​‍ ‌‌‍‌‍‌‍​‌​ ​ ‌‍‌‍​ ​‌‌‍​‍‌‍​‌‌‍​ ​ ‍​​ ‌ ‌‍​ ​ ​‍​ ‍ ‌ ‌​‌ ‍‌‌ ​​‌‍‌‌​ ‌‌ ​​‌‍​‌‌‍‌ ‌‍‌‌​ ‍ ‌ ​​‌‍​‌‌ ‌​‌‍‍​​ ‌‌ ​​‌‍​‌‌‍‌ ‌‍‌‌‌​​‍‌ ‌‌‌‍‍‌‌‍ ​‌‍‌​‌‍‌‌‌ ​‍​‍‌‌​ ‌‌‌​​‍‌‌ ‌‍‍ ‌‍‌‌‌ ‍‌​‍‌‌​ ​ ‌​‌​​‍‌‌​ ​ ‌​‌​​‍‌‌​ ​‍​ ​‍‌‍‌‌‌‍‌‍‌‍​‍‌‍‌‍​ ​ ‌‍‌​​ ​​​ ​ ​ ‌ ‌‍‌‌​ ​ ‌‍‌‍​‍‌‌​ ​‍​ ​‍​‍‌‌​ ‌‌‌​‌​​‍ ‍‌‍​‍‌ ‌‌‌ ‌​‌ ‌​‌‍ ‌‍ ‍‌ ​ ​‍‌‌​ ‌‌‌​​‍‌‌ ‌‍‍ ‌‍‌‌‌ ‍‌​‍‌‌​ ​ ‌​‌​​‍‌‌​ ​ ‌​‌​​‍‌‌​ ​‍​ ​‍‌‍‌​‌‍‌‌‌‍‌‍​ ‌​​ ​ ‌‍​‍‌‍‌‍‌‍​ ​ ‍‌​ ‌‍​ ‌ ​ ​‌​‍‌‌​ ​‍​ ​‍​‍‌‌​ ‌‌‌​‌​​‍ ‍‌ ‌​‌‍‌‌‌ ‍​‌ ‌​​ ‌‍​‍‌‍​‌‌ ​ ‌‍‌‌‌‌‌‌‌ ​‍‌‍ ​​ ‌‌‍‍​‌ ‌​‌ ‌​‌ ​​‌ ​ ​‍‌‌​ ​ ‌​​‌​‍‌‌​ ​‍‌​‌‍​‍‌‌​ ​‍‌​‌‍‌‍ ​‌‍‍‌‌‍​‍‌‍‌‌‌ ​‍‌ ‌​‌ ‍‌​‍ ‌‌ ​ ‌ ‌​‌ ‌‌‌‍‌​‌‍‍‌‌‍ ​‍ ‍‌ ‌‍‌‍‌‌‌ ​‍‌‍​ ‌‍‌‌‌‍ ​​‍ ‍‌‍​‌‌ ​​‌ ​​​‍‌‍‌‍‍‌‌‍‌​​ ‌‌‍‌​‌‍​ ​ ‌​​ ‌​​ ‍‌​ ‌ ​ ​‍​ ​‍​‍ ‌​ ​ ​ ‌ ​ ​ ​ ​​​‍ ‌​ ‌​‌‍‌​‌‍‌‌‌‍​ ​‍ ‌‌‍​‍​ ​‌​ ​ ‌‍‌​​‍ ‌‌‍‌‍‌‍​‌​ ​ ‌‍‌‍​ ​‌‌‍​‍‌‍​‌‌‍​ ​ ‍​​ ‌ ‌‍​ ​ ​‍​‍‌‍‌ ‌​‌ ‍‌‌ ​​‌‍‌‌​ ‌‌ ​​‌‍​‌‌‍‌ ‌‍‌‌​‍‌‍‌ ​​‌‍​‌‌ ‌​‌‍‍​​ ‌‌ ​​‌‍​‌‌‍‌ ‌‍‌‌‌​​‍‌ ‌‌‌‍‍‌‌‍ ​‌‍‌​‌‍‌‌‌ ​‍​‍‌‌​ ‌‌‌​​‍‌‌ ‌‍‍ ‌‍‌‌‌ ‍‌​‍‌‌​ ​ ‌​‌​​‍‌‌​ ​ ‌​‌​​‍‌‌​ ​‍​ ​‍‌‍‌‌‌‍‌‍‌‍​‍‌‍‌‍​ ​ ‌‍‌​​ ​​​ ​ ​ ‌ ‌‍‌‌​ ​ ‌‍‌‍​‍‌‌​ ​‍​ ​‍​‍‌‌​ ‌‌‌​‌​​‍ ‍‌‍​‍‌ ‌‌‌ ‌​‌ ‌​‌‍ ‌‍ ‍‌ ​ ​‍‌‌​ ‌‌‌​​‍‌‌ ‌‍‍ ‌‍‌‌‌ ‍‌​‍‌‌​ ​ ‌​‌​​‍‌‌​ ​ ‌​‌​​‍‌‌​ ​‍​ ​‍‌‍‌​‌‍‌‌‌‍‌‍​ ‌​​ ​ ‌‍​‍‌‍‌‍‌‍​ ​ ‍‌​ ‌‍​ ‌ ​ ​‌​‍‌‌​ ​‍​ ​‍​‍‌‌​ ‌‌‌​‌​​‍ ‍‌ ‌​‌‍‌‌‌ ‍​‌ ‌​​‍‌‍‌ ​​‌‍‌‌‌ ​‍‌ ​ ‌ ​​‌‍‌‌‌‍​ ‌ ‌​‌‍‍‌‌ ‌‍‌‍‌‌​ ‌‌ ​​‌ ‌‌‌‍​‍‌‍ ​‌‍‍‌‌ ​ ‌‍‍​‌‍‌‌‌‍‌​​‍​‍‌ ‌ Apply for a credit account​​​​‌ ‍ ​‍​‍‌‍ ‌ ​‍‌‍‍‌‌‍‌ ‌‍‍‌‌‍ ‍​‍​‍​ ‍‍​‍​‍‌ ​ ‌‍​‌‌‍ ‍‌‍‍‌‌ ‌​‌ ‍‌​‍ ‍‌‍‍‌‌‍ ​‍​‍​‍ ​​‍​‍‌‍‍​‌ ​‍‌‍‌‌‌‍‌‍​‍​‍​ ‍‍​‍​‍‌‍‍​‌ ‌​‌ ‌​‌ ​​‌ ​ ​ ‍‍​‍ ​‍ ‌‍ ​‌‍‍‌‌‍​‍‌‍‌‌‌ ​‍‌ ‌​‌ ‍‌​‍ ‌‌ ​ ‌ ‌​‌ ‌‌‌‍‌​‌‍‍‌‌‍ ​‍ ‍‌ ‌‍‌‍‌‌‌ ​‍‌‍​ ‌‍‌‌‌‍ ​​‍ ‍‌‍​‌‌ ​​‌ ​​​‍ ‌‍‍‌‌‍ ‍‌ ‌​‌‍‌‌‌‍ ‍‌ ‌​​‍ ‌‍‌‌‌‍‌​‌‍‍‌‌ ‌​​‍ ‌‍ ‌‌‍ ‌‍‌​‌‍‌‌​ ‌‌ ​​‌ ​‍‌‍‌‌‌ ​ ‌‍‌‌‌‍ ‍‌ ‌​‌‍​‌‌ ‌​‌‍‍‌‌‍ ‌‍ ‍​ ‍ ‌‍‍‌‌‍‌​​ ‌‌‍‌​‌‍​ ​ ‌​​ ‌​​ ‍‌​ ‌ ​ ​‍​ ​‍​‍ ‌​ ​ ​ ‌ ​ ​ ​ ​​​‍ ‌​ ‌​‌‍‌​‌‍‌‌‌‍​ ​‍ ‌‌‍​‍​ ​‌​ ​ ‌‍‌​​‍ ‌‌‍‌‍‌‍​‌​ ​ ‌‍‌‍​ ​‌‌‍​‍‌‍​‌‌‍​ ​ ‍​​ ‌ ‌‍​ ​ ​‍​ ‍ ‌ ‌​‌ ‍‌‌ ​​‌‍‌‌​ ‌‌ ​​‌‍​‌‌‍‌ ‌‍‌‌​ ‍ ‌ ​​‌‍​‌‌ ‌​‌‍‍​​ ‌‌ ​​‌‍​‌‌‍‌ ‌‍‌‌‌​​‍‌ ‌‌‌‍‍‌‌‍ ​‌‍‌​‌‍‌‌‌ ​‍​‍‌‌​ ‌‌‌​​‍‌‌ ‌‍‍ ‌‍‌‌‌ ‍‌​‍‌‌​ ​ ‌​‌​​‍‌‌​ ​ ‌​‌​​‍‌‌​ ​‍​ ​‍‌‍‌‌‌‍‌‍‌‍​‍‌‍‌‍​ ​ ‌‍‌​​ ​​​ ​ ​ ‌ ‌‍‌‌​ ​ ‌‍‌‍​‍‌‌​ ​‍​ ​‍​‍‌‌​ ‌‌‌​‌​​‍ ‍‌‍​‍‌ ‌‌‌ ‌​‌ ‌​‌‍ ‌‍ ‍‌ ​ ​‍‌‌​ ‌‌‌​​‍‌‌ ‌‍‍ ‌‍‌‌‌ ‍‌​‍‌‌​ ​ ‌​‌​​‍‌‌​ ​ ‌​‌​​‍‌‌​ ​‍​ ​‍​ ​‌​ ​ ‌‍​‌​ ‍​​ ‌​​ ​‍​ ‌ ‌‍‌​​ ​​​ ‍​​ ​‍‌‍‌​​‍‌‌​ ​‍​ ​‍​‍‌‌​ ‌‌‌​‌​​‍ ‍‌ ‌​‌‍‌‌‌ ‍​‌ ‌​​ ‌‍​‍‌‍​‌‌ ​ ‌‍‌‌‌‌‌‌‌ ​‍‌‍ ​​ ‌‌‍‍​‌ ‌​‌ ‌​‌ ​​‌ ​ ​‍‌‌​ ​ ‌​​‌​‍‌‌​ ​‍‌​‌‍​‍‌‌​ ​‍‌​‌‍‌‍ ​‌‍‍‌‌‍​‍‌‍‌‌‌ ​‍‌ ‌​‌ ‍‌​‍ ‌‌ ​ ‌ ‌​‌ ‌‌‌‍‌​‌‍‍‌‌‍ ​‍ ‍‌ ‌‍‌‍‌‌‌ ​‍‌‍​ ‌‍‌‌‌‍ ​​‍ ‍‌‍​‌‌ ​​‌ ​​​‍‌‍‌‍‍‌‌‍‌​​ ‌‌‍‌​‌‍​ ​ ‌​​ ‌​​ ‍‌​ ‌ ​ ​‍​ ​‍​‍ ‌​ ​ ​ ‌ ​ ​ ​ ​​​‍ ‌​ ‌​‌‍‌​‌‍‌‌‌‍​ ​‍ ‌‌‍​‍​ ​‌​ ​ ‌‍‌​​‍ ‌‌‍‌‍‌‍​‌​ ​ ‌‍‌‍​ ​‌‌‍​‍‌‍​‌‌‍​ ​ ‍​​ ‌ ‌‍​ ​ ​‍​‍‌‍‌ ‌​‌ ‍‌‌ ​​‌‍‌‌​ ‌‌ ​​‌‍​‌‌‍‌ ‌‍‌‌​‍‌‍‌ ​​‌‍​‌‌ ‌​‌‍‍​​ ‌‌ ​​‌‍​‌‌‍‌ ‌‍‌‌‌​​‍‌ ‌‌‌‍‍‌‌‍ ​‌‍‌​‌‍‌‌‌ ​‍​‍‌‌​ ‌‌‌​​‍‌‌ ‌‍‍ ‌‍‌‌‌ ‍‌​‍‌‌​ ​ ‌​‌​​‍‌‌​ ​ ‌​‌​​‍‌‌​ ​‍​ ​‍‌‍‌‌‌‍‌‍‌‍​‍‌‍‌‍​ ​ ‌‍‌​​ ​​​ ​ ​ ‌ ‌‍‌‌​ ​ ‌‍‌‍​‍‌‌​ ​‍​ ​‍​‍‌‌​ ‌‌‌​‌​​‍ ‍‌‍​‍‌ ‌‌‌ ‌​‌ ‌​‌‍ ‌‍ ‍‌ ​ ​‍‌‌​ ‌‌‌​​‍‌‌ ‌‍‍ ‌‍‌‌‌ ‍‌​‍‌‌​ ​ ‌​‌​​‍‌‌​ ​ ‌​‌​​‍‌‌​ ​‍​ ​‍​ ​‌​ ​ ‌‍​‌​ ‍​​ ‌​​ ​‍​ ‌ ‌‍‌​​ ​​​ ‍​​ ​‍‌‍‌​​‍‌‌​ ​‍​ ​‍​‍‌‌​ ‌‌‌​‌​​‍ ‍‌ ‌​‌‍‌‌‌ ‍​‌ ‌​​‍‌‍‌ ​​‌‍‌‌‌ ​‍‌ ​ ‌ ​​‌‍‌‌‌‍​ ‌ ‌​‌‍‍‌‌ ‌‍‌‍‌‌​ ‌‌ ​​‌ ‌‌‌‍​‍‌‍ ​‌‍‍‌‌ ​ ‌‍‍​‌‍‌‌‌‍‌​​‍​‍‌ ‌